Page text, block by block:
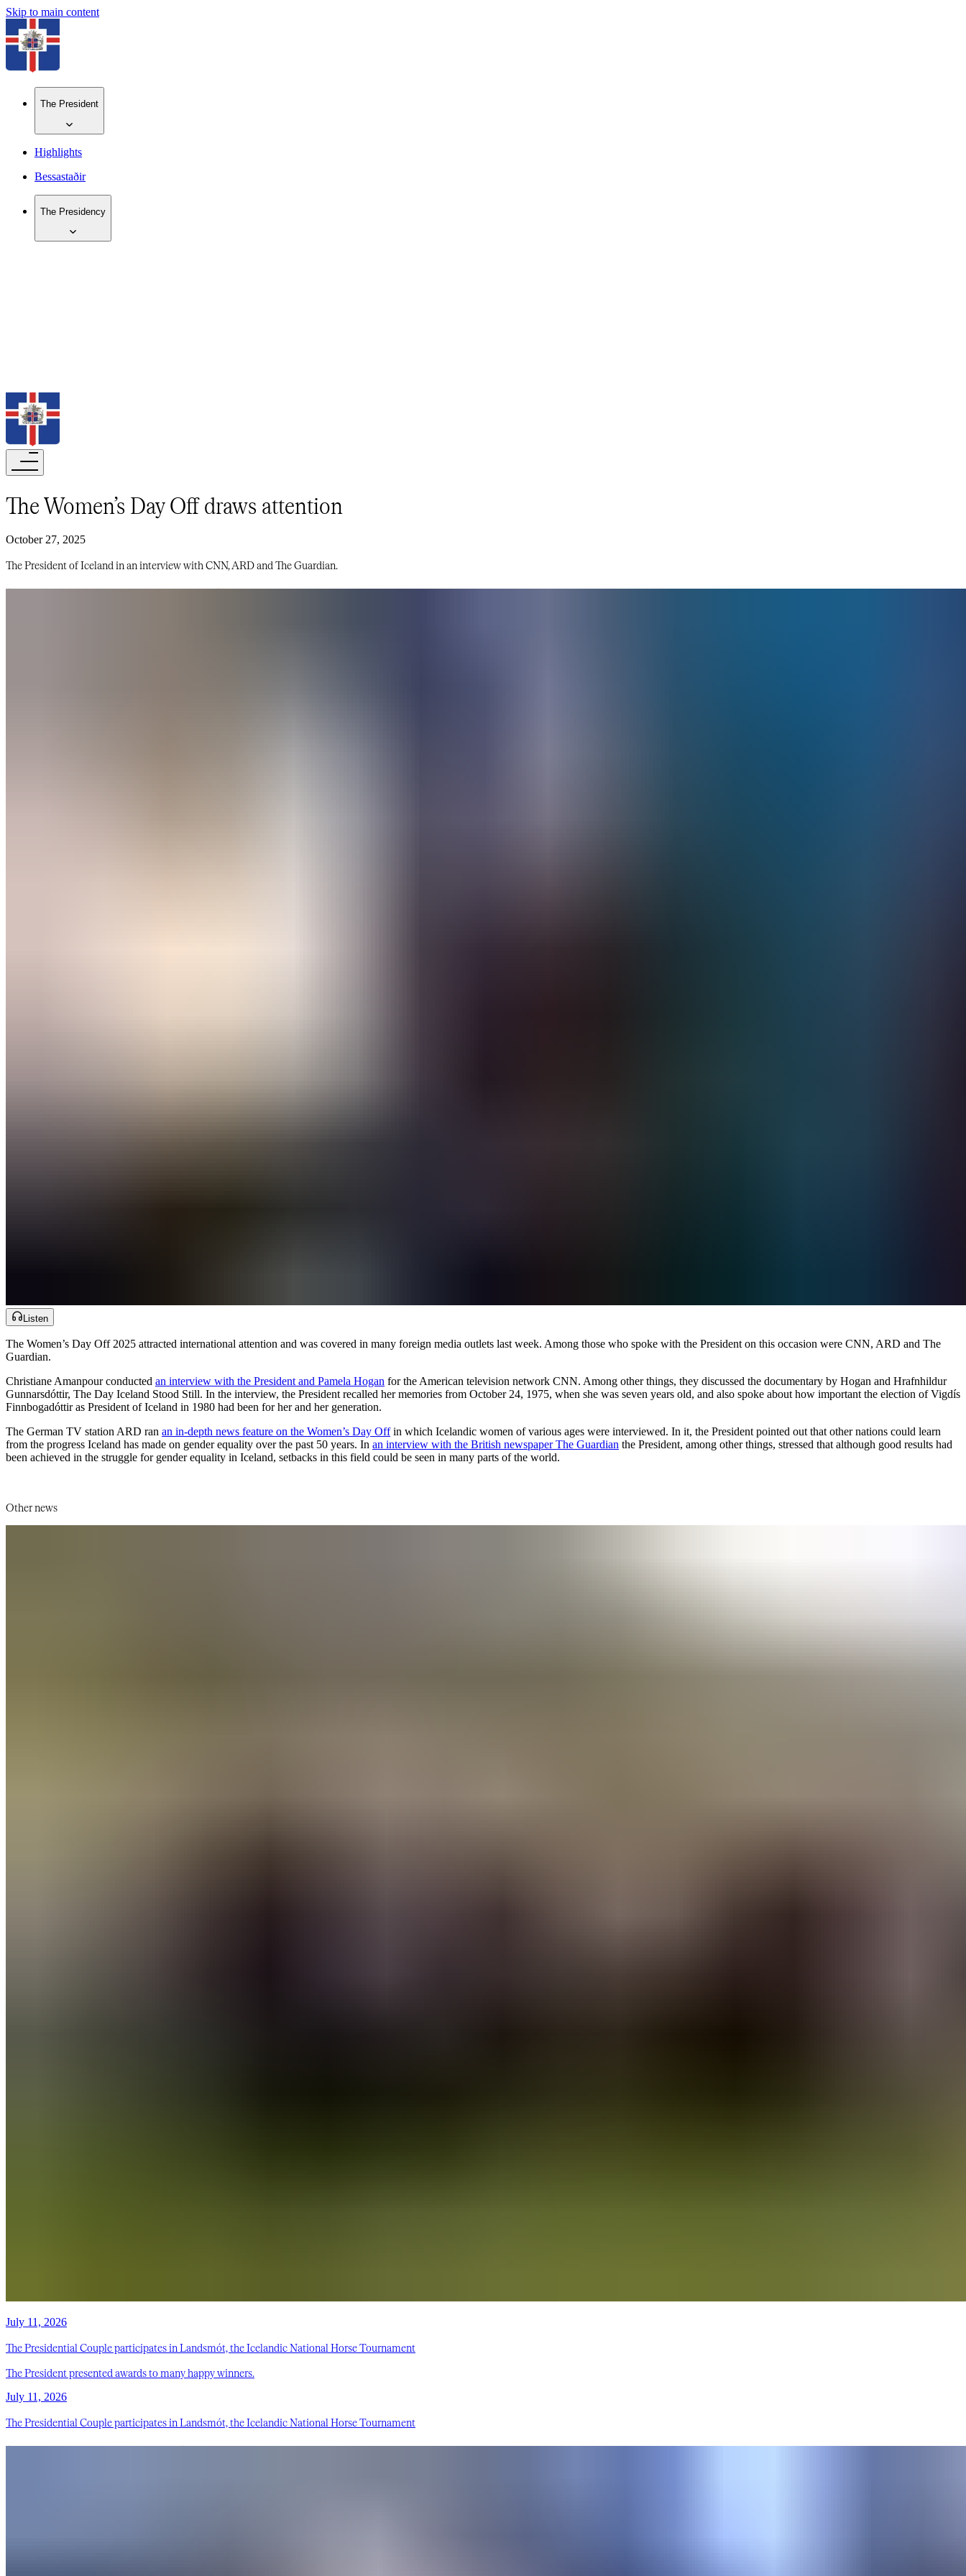
Skip to main content
The President
Highlights
Bessastaðir
The Presidency
The Women’s Day Off draws attention​​​​‌ ‍ ​‍​‍‌‍ ‌ ​‍‌‍‍‌‌‍‌ ‌‍‍‌‌‍ ‍​‍​‍​ ‍‍​‍​‍‌ ​ ‌‍​‌‌‍ ‍‌‍‍‌‌ ‌​‌ ‍‌​‍ ‍‌‍‍‌‌‍ ​‍​‍​‍ ​​‍​‍‌‍‍​‌ ​‍‌‍‌‌‌‍‌‍​‍​‍​ ‍‍​‍​‍‌‍‍​‌ ‌​‌ ‌​‌ ​​‌ ​ ​‍ ​‍ ‌‍‌‍‌‍ ‌ ​‍‌ ​ ‌‍‌‌‌ ‌​‌‍‍‌​‍ ‌‌‍‍‌‌ ​ ‌‍ ​‌‍​‌‌‍ ‍‌‍‌​‌ ​ ​‍ ‍‌ ‌‍‌‍‌‌‌ ​‍‌‍​ ‌‍‌‌‌‍ ​​‍ ‍‌‍​‌‌ ​​‌ ​​​‍ ‌ ​ ‌ ‌​‌ ‌‌‌‍‌​‌‍‍‌‌‍ ​‍ ‌‍‍‌‌‍ ‍‌ ‌​‌‍‌‌‌‍ ‍‌ ‌​​‍ ‌‍‌‌‌‍‌​‌‍‍‌‌ ‌​​‍ ‌‍ ‌‌‍ ‌‍‌​‌‍‌‌​ ‌‌ ​​‌ ​‍‌‍‌‌‌ ​ ‌‍‌‌‌‍ ‍‌ ‌​‌‍​‌‌ ‌​‌‍‍‌‌‍ ‌‍ ‍​ ‍ ‌‍‍‌‌‍‌​​ ‌‌‍​‍​ ‍‌‌‍‌​‌‍​‌‌‍​‍​ ​​​ ​​‌‍‌‌​‍ ‌​ ‍‌‌‍‌‍​ ​ ‌‍​‌​‍ ‌​ ‌​​ ‌ ​ ‍​​ ​​​‍ ‌‌‍​‍‌‍‌‌‌‍‌‍​ ​ ​‍ ‌‌‍​ ​ ​‍​ ‍‌‌‍​ ​ ‌‌​ ​ ‌‍‌‌​ ‌​‌‍​‌‌‍‌​‌‍‌‌​ ​​​ ‍ ‌ ‌​‌ ‍‌‌ ​​‌‍‌‌​ ‌‌‍ ‍‌‍‌‌‌ ‌ ‌ ​ ​ ‍ ‌ ​​‌‍​‌‌ ‌​‌‍‍​​ ‌‌ ‌​‌‍‍‌‌ ‌​‌‍ ​‌‍‌‌​ ‌‍​‍‌‍​‌‌ ​ ‌‍‌‌‌‌‌‌‌ ​‍‌‍ ​​ ‌‌‍‍​‌ ‌​‌ ‌​‌ ​​‌ ​ ​‍‌‌​ ​‍‌​‌‍​‍‌‌​ ​‍‌​‌‍‌‍‌‍‌‍ ‌ ​‍‌ ​ ‌‍‌‌‌ ‌​‌‍‍‌​‍ ‌‌‍‍‌‌ ​ ‌‍ ​‌‍​‌‌‍ ‍‌‍‌​‌ ​ ​‍ ‍‌ ‌‍‌‍‌‌‌ ​‍‌‍​ ‌‍‌‌‌‍ ​​‍ ‍‌‍​‌‌ ​​‌ ​​​‍‌‌​ ​‍‌​‌‍‌ ​ ‌ ‌​‌ ‌‌‌‍‌​‌‍‍‌‌‍ ​‍‌‍‌‍‍‌‌‍‌​​ ‌‌‍​‍​ ‍‌‌‍‌​‌‍​‌‌‍​‍​ ​​​ ​​‌‍‌‌​‍ ‌​ ‍‌‌‍‌‍​ ​ ‌‍​‌​‍ ‌​ ‌​​ ‌ ​ ‍​​ ​​​‍ ‌‌‍​‍‌‍‌‌‌‍‌‍​ ​ ​‍ ‌‌‍​ ​ ​‍​ ‍‌‌‍​ ​ ‌‌​ ​ ‌‍‌‌​ ‌​‌‍​‌‌‍‌​‌‍‌‌​ ​​​‍‌‍‌ ‌​‌ ‍‌‌ ​​‌‍‌‌​ ‌‌‍ ‍‌‍‌‌‌ ‌ ‌ ​ ​‍‌‍‌ ​​‌‍​‌‌ ‌​‌‍‍​​ ‌‌ ‌​‌‍‍‌‌ ‌​‌‍ ​‌‍‌‌​‍‌‍‌ ​​‌‍‌‌‌ ​‍‌ ​ ‌ ​​‌‍‌‌‌‍​ ‌ ‌​‌‍‍‌‌ ‌‍‌‍‌‌​ ‌‌ ​​‌ ‌‌‌‍​‍‌‍ ​‌‍‍‌‌ ​ ‌‍‍​‌‍‌‌‌‍‌​​‍​‍‌ ‌
October 27, 2025
The President of Iceland in an interview with CNN, ARD and The Guardian.​​​​‌ ‍ ​‍​‍‌‍ ‌ ​‍‌‍‍‌‌‍‌ ‌‍‍‌‌‍ ‍​‍​‍​ ‍‍​‍​‍‌ ​ ‌‍​‌‌‍ ‍‌‍‍‌‌ ‌​‌ ‍‌​‍ ‍‌‍‍‌‌‍ ​‍​‍​‍ ​​‍​‍‌‍‍​‌ ​‍‌‍‌‌‌‍‌‍​‍​‍​ ‍‍​‍​‍‌‍‍​‌ ‌​‌ ‌​‌ ​​‌ ​ ​‍ ​‍ ‌‍‌‍‌‍ ‌ ​‍‌ ​ ‌‍‌‌‌ ‌​‌‍‍‌​‍ ‌‌‍‍‌‌ ​ ‌‍ ​‌‍​‌‌‍ ‍‌‍‌​‌ ​ ​‍ ‍‌ ‌‍‌‍‌‌‌ ​‍‌‍​ ‌‍‌‌‌‍ ​​‍ ‍‌‍​‌‌ ​​‌ ​​​‍ ‌ ​ ‌ ‌​‌ ‌‌‌‍‌​‌‍‍‌‌‍ ​‍ ‌‍‍‌‌‍ ‍‌ ‌​‌‍‌‌‌‍ ‍‌ ‌​​‍ ‌‍‌‌‌‍‌​‌‍‍‌‌ ‌​​‍ ‌‍ ‌‌‍ ‌‍‌​‌‍‌‌​ ‌‌ ​​‌ ​‍‌‍‌‌‌ ​ ‌‍‌‌‌‍ ‍‌ ‌​‌‍​‌‌ ‌​‌‍‍‌‌‍ ‌‍ ‍​ ‍ ‌‍‍‌‌‍‌​​ ‌‌‍​‍​ ‍‌‌‍‌​‌‍​‌‌‍​‍​ ​​​ ​​‌‍‌‌​‍ ‌​ ‍‌‌‍‌‍​ ​ ‌‍​‌​‍ ‌​ ‌​​ ‌ ​ ‍​​ ​​​‍ ‌‌‍​‍‌‍‌‌‌‍‌‍​ ​ ​‍ ‌‌‍​ ​ ​‍​ ‍‌‌‍​ ​ ‌‌​ ​ ‌‍‌‌​ ‌​‌‍​‌‌‍‌​‌‍‌‌​ ​​​ ‍ ‌ ‌​‌ ‍‌‌ ​​‌‍‌‌​ ‌‌‍ ‍‌‍‌‌‌ ‌ ‌ ​ ​ ‍ ‌ ​​‌‍​‌‌ ‌​‌‍‍​​ ‌‌‍‌​‌‍‌‌‌ ​ ‌‍​ ‌ ​‍‌‍‍‌‌ ​​‌ ‌​‌‍‍‌‌‍ ‌‍ ‍​ ‌‍​‍‌‍​‌‌ ​ ‌‍‌‌‌‌‌‌‌ ​‍‌‍ ​​ ‌‌‍‍​‌ ‌​‌ ‌​‌ ​​‌ ​ ​‍‌‌​ ​‍‌​‌‍​‍‌‌​ ​‍‌​‌‍‌‍‌‍‌‍ ‌ ​‍‌ ​ ‌‍‌‌‌ ‌​‌‍‍‌​‍ ‌‌‍‍‌‌ ​ ‌‍ ​‌‍​‌‌‍ ‍‌‍‌​‌ ​ ​‍ ‍‌ ‌‍‌‍‌‌‌ ​‍‌‍​ ‌‍‌‌‌‍ ​​‍ ‍‌‍​‌‌ ​​‌ ​​​‍‌‌​ ​‍‌​‌‍‌ ​ ‌ ‌​‌ ‌‌‌‍‌​‌‍‍‌‌‍ ​‍‌‍‌‍‍‌‌‍‌​​ ‌‌‍​‍​ ‍‌‌‍‌​‌‍​‌‌‍​‍​ ​​​ ​​‌‍‌‌​‍ ‌​ ‍‌‌‍‌‍​ ​ ‌‍​‌​‍ ‌​ ‌​​ ‌ ​ ‍​​ ​​​‍ ‌‌‍​‍‌‍‌‌‌‍‌‍​ ​ ​‍ ‌‌‍​ ​ ​‍​ ‍‌‌‍​ ​ ‌‌​ ​ ‌‍‌‌​ ‌​‌‍​‌‌‍‌​‌‍‌‌​ ​​​‍‌‍‌ ‌​‌ ‍‌‌ ​​‌‍‌‌​ ‌‌‍ ‍‌‍‌‌‌ ‌ ‌ ​ ​‍‌‍‌ ​​‌‍​‌‌ ‌​‌‍‍​​ ‌‌‍‌​‌‍‌‌‌ ​ ‌‍​ ‌ ​‍‌‍‍‌‌ ​​‌ ‌​‌‍‍‌‌‍ ‌‍ ‍​‍‌‍‌ ​​‌‍‌‌‌ ​‍‌ ​ ‌ ​​‌‍‌‌‌‍​ ‌ ‌​‌‍‍‌‌ ‌‍‌‍‌‌​ ‌‌ ​​‌ ‌‌‌‍​‍‌‍ ​‌‍‍‌‌ ​ ‌‍‍​‌‍‌‌‌‍‌​​‍​‍‌ ‌
Listen
The Women’s Day Off 2025 attracted international attention and was covered in many foreign media outlets last week. Among those who spoke with the President on this occasion were CNN, ARD and The
Guardian.​​​​‌ ‍ ​‍​‍‌‍ ‌ ​‍‌‍‍‌‌‍‌ ‌‍‍‌‌‍ ‍​‍​‍​ ‍‍​‍​‍‌ ​ ‌‍​‌‌‍ ‍‌‍‍‌‌ ‌​‌ ‍‌​‍ ‍‌‍‍‌‌‍ ​‍​‍​‍ ​​‍​‍‌‍‍​‌ ​‍‌‍‌‌‌‍‌‍​‍​‍​ ‍‍​‍​‍‌‍‍​‌ ‌​‌ ‌​‌ ​​‌ ​ ​‍ ​‍ ‌‍‌‍‌‍ ‌ ​‍‌ ​ ‌‍‌‌‌ ‌​‌‍‍‌​‍ ‌‌‍‍‌‌ ​ ‌‍ ​‌‍​‌‌‍ ‍‌‍‌​‌ ​ ​‍ ‍‌ ‌‍‌‍‌‌‌ ​‍‌‍​ ‌‍‌‌‌‍ ​​‍ ‍‌‍​‌‌ ​​‌ ​​​‍ ‌ ​ ‌ ‌​‌ ‌‌‌‍‌​‌‍‍‌‌‍ ​‍ ‌‍‍‌‌‍ ‍‌ ‌​‌‍‌‌‌‍ ‍‌ ‌​​‍ ‌‍‌‌‌‍‌​‌‍‍‌‌ ‌​​‍ ‌‍ ‌‌‍ ‌‍‌​‌‍‌‌​ ‌‌ ​​‌ ​‍‌‍‌‌‌ ​ ‌‍‌‌‌‍ ‍‌ ‌​‌‍​‌‌ ‌​‌‍‍‌‌‍ ‌‍ ‍​ ‍ ‌‍‍‌‌‍‌​​ ‌‌‍​‍​ ‍‌‌‍‌​‌‍​‌‌‍​‍​ ​​​ ​​‌‍‌‌​‍ ‌​ ‍‌‌‍‌‍​ ​ ‌‍​‌​‍ ‌​ ‌​​ ‌ ​ ‍​​ ​​​‍ ‌‌‍​‍‌‍‌‌‌‍‌‍​ ​ ​‍ ‌‌‍​ ​ ​‍​ ‍‌‌‍​ ​ ‌‌​ ​ ‌‍‌‌​ ‌​‌‍​‌‌‍‌​‌‍‌‌​ ​​​ ‍ ‌ ‌​‌ ‍‌‌ ​​‌‍‌‌​ ‌‌‍ ‍‌‍‌‌‌ ‌ ‌ ​ ​ ‍ ‌ ​​‌‍​‌‌ ‌​‌‍‍​​ ‌‌ ​​‌‍​‌‌‍‌ ‌‍‌‌‌​​‍‌ ‌‌‌‍‍‌‌‍ ​‌‍‌​‌‍‌‌‌ ​‍​‍‌‌​ ‌‌‌​​‍‌‌ ‌‍‍ ‌‍‌‌‌ ‍‌​‍‌‌​ ​ ‌​‌​​‍‌‌​ ​ ‌​‌​​‍‌‌​ ​‍​ ​‍‌ ​‍‌‍‍‌‌‍​ ‌‍‍​‌ ‌​‌‍‌‌‌ ‍​‌ ‌​​‍ ‌‌ ‍‌​ ‌‌​ ​ ‌ ‌‌​ ‍‌‌‍‍‌​ ‌‍‌ ‍‍‌ ​‍​‍‌‌​ ​‍​ ​‍​‍‌‌​ ‌‌‌​‌​​‍ ‍‌‍​ ‌‍ ‌‍ ‍‌ ‌​‌‍‌‌‌‍ ‍‌ ‌​​‍‌‌​ ‌‌‌​​‍‌‌ ‌‍‍ ‌‍‌‌‌ ‍‌​‍‌‌​ ​ ‌​‌​​‍‌‌​ ​ ‌​‌​​‍‌‌​ ​‍​ ​‍‌‍​ ​ ‌‌‌‍‌‍​ ‍​​ ‌‍‌‍‌‌​ ‌ ​ ​‍​ ‌‍​ ‌ ‌‍​ ‌‍‌‍​‍‌‌​ ​‍​ ​‍​‍‌‌​ ‌‌‌​‌​​‍ ‍‌‍​ ‌‍‍​‌‍‍‌‌‍ ​‌‍‌​‌ ​‍‌‍‌‌‌‍ ‍​‍‌‌​ ‌‌‌​​‍‌‌ ‌‍‍ ‌‍‌‌‌ ‍‌​‍‌‌​ ​ ‌​‌​​‍‌‌​ ​ ‌​‌​​‍‌‌​ ​‍​ ​‍​ ‌ ​ ‌ ​ ​​​ ‌‌​ ‌‍​ ‍​​ ​​‌‍​‌​ ‌‍​ ‍‌​ ​‌​ ​ ​‍‌‌​ ​‍​ ​‍​‍‌‌​ ‌‌‌​‌​​‍ ‍‌ ‌​‌‍‌‌‌ ‍​‌ ‌​​ ‌‍​‍‌‍​‌‌ ​ ‌‍‌‌‌‌‌‌‌ ​‍‌‍ ​​ ‌‌‍‍​‌ ‌​‌ ‌​‌ ​​‌ ​ ​‍‌‌​ ​‍‌​‌‍​‍‌‌​ ​‍‌​‌‍‌‍‌‍‌‍ ‌ ​‍‌ ​ ‌‍‌‌‌ ‌​‌‍‍‌​‍ ‌‌‍‍‌‌ ​ ‌‍ ​‌‍​‌‌‍ ‍‌‍‌​‌ ​ ​‍ ‍‌ ‌‍‌‍‌‌‌ ​‍‌‍​ ‌‍‌‌‌‍ ​​‍ ‍‌‍​‌‌ ​​‌ ​​​‍‌‌​ ​‍‌​‌‍‌ ​ ‌ ‌​‌ ‌‌‌‍‌​‌‍‍‌‌‍ ​‍‌‍‌‍‍‌‌‍‌​​ ‌‌‍​‍​ ‍‌‌‍‌​‌‍​‌‌‍​‍​ ​​​ ​​‌‍‌‌​‍ ‌​ ‍‌‌‍‌‍​ ​ ‌‍​‌​‍ ‌​ ‌​​ ‌ ​ ‍​​ ​​​‍ ‌‌‍​‍‌‍‌‌‌‍‌‍​ ​ ​‍ ‌‌‍​ ​ ​‍​ ‍‌‌‍​ ​ ‌‌​ ​ ‌‍‌‌​ ‌​‌‍​‌‌‍‌​‌‍‌‌​ ​​​‍‌‍‌ ‌​‌ ‍‌‌ ​​‌‍‌‌​ ‌‌‍ ‍‌‍‌‌‌ ‌ ‌ ​ ​‍‌‍‌ ​​‌‍​‌‌ ‌​‌‍‍​​ ‌‌ ​​‌‍​‌‌‍‌ ‌‍‌‌‌​​‍‌ ‌‌‌‍‍‌‌‍ ​‌‍‌​‌‍‌‌‌ ​‍​‍‌‌​ ‌‌‌​​‍‌‌ ‌‍‍ ‌‍‌‌‌ ‍‌​‍‌‌​ ​ ‌​‌​​‍‌‌​ ​ ‌​‌​​‍‌‌​ ​‍​ ​‍‌ ​‍‌‍‍‌‌‍​ ‌‍‍​‌ ‌​‌‍‌‌‌ ‍​‌ ‌​​‍ ‌‌ ‍‌​ ‌‌​ ​ ‌ ‌‌​ ‍‌‌‍‍‌​ ‌‍‌ ‍‍‌ ​‍​‍‌‌​ ​‍​ ​‍​‍‌‌​ ‌‌‌​‌​​‍ ‍‌‍​ ‌‍ ‌‍ ‍‌ ‌​‌‍‌‌‌‍ ‍‌ ‌​​‍‌‌​ ‌‌‌​​‍‌‌ ‌‍‍ ‌‍‌‌‌ ‍‌​‍‌‌​ ​ ‌​‌​​‍‌‌​ ​ ‌​‌​​‍‌‌​ ​‍​ ​‍‌‍​ ​ ‌‌‌‍‌‍​ ‍​​ ‌‍‌‍‌‌​ ‌ ​ ​‍​ ‌‍​ ‌ ‌‍​ ‌‍‌‍​‍‌‌​ ​‍​ ​‍​‍‌‌​ ‌‌‌​‌​​‍ ‍‌‍​ ‌‍‍​‌‍‍‌‌‍ ​‌‍‌​‌ ​‍‌‍‌‌‌‍ ‍​‍‌‌​ ‌‌‌​​‍‌‌ ‌‍‍ ‌‍‌‌‌ ‍‌​‍‌‌​ ​ ‌​‌​​‍‌‌​ ​ ‌​‌​​‍‌‌​ ​‍​ ​‍​ ‌ ​ ‌ ​ ​​​ ‌‌​ ‌‍​ ‍​​ ​​‌‍​‌​ ‌‍​ ‍‌​ ​‌​ ​ ​‍‌‌​ ​‍​ ​‍​‍‌‌​ ‌‌‌​‌​​‍ ‍‌ ‌​‌‍‌‌‌ ‍​‌ ‌​​‍‌‍‌ ​​‌‍‌‌‌ ​‍‌ ​ ‌ ​​‌‍‌‌‌‍​ ‌ ‌​‌‍‍‌‌ ‌‍‌‍‌‌​ ‌‌ ​​‌ ‌‌‌‍​‍‌‍ ​‌‍‍‌‌ ​ ‌‍‍​‌‍‌‌‌‍‌​​‍​‍‌ ‌
Christiane Amanpour conducted ​​​​‌ ‍ ​‍​‍‌‍ ‌ ​‍‌‍‍‌‌‍‌ ‌‍‍‌‌‍ ‍​‍​‍​ ‍‍​‍​‍‌ ​ ‌‍​‌‌‍ ‍‌‍‍‌‌ ‌​‌ ‍‌​‍ ‍‌‍‍‌‌‍ ​‍​‍​‍ ​​‍​‍‌‍‍​‌ ​‍‌‍‌‌‌‍‌‍​‍​‍​ ‍‍​‍​‍‌‍‍​‌ ‌​‌ ‌​‌ ​​‌ ​ ​‍ ​‍ ‌‍‌‍‌‍ ‌ ​‍‌ ​ ‌‍‌‌‌ ‌​‌‍‍‌​‍ ‌‌‍‍‌‌ ​ ‌‍ ​‌‍​‌‌‍ ‍‌‍‌​‌ ​ ​‍ ‍‌ ‌‍‌‍‌‌‌ ​‍‌‍​ ‌‍‌‌‌‍ ​​‍ ‍‌‍​‌‌ ​​‌ ​​​‍ ‌ ​ ‌ ‌​‌ ‌‌‌‍‌​‌‍‍‌‌‍ ​‍ ‌‍‍‌‌‍ ‍‌ ‌​‌‍‌‌‌‍ ‍‌ ‌​​‍ ‌‍‌‌‌‍‌​‌‍‍‌‌ ‌​​‍ ‌‍ ‌‌‍ ‌‍‌​‌‍‌‌​ ‌‌ ​​‌ ​‍‌‍‌‌‌ ​ ‌‍‌‌‌‍ ‍‌ ‌​‌‍​‌‌ ‌​‌‍‍‌‌‍ ‌‍ ‍​ ‍ ‌‍‍‌‌‍‌​​ ‌‌‍​‍​ ‍‌‌‍‌​‌‍​‌‌‍​‍​ ​​​ ​​‌‍‌‌​‍ ‌​ ‍‌‌‍‌‍​ ​ ‌‍​‌​‍ ‌​ ‌​​ ‌ ​ ‍​​ ​​​‍ ‌‌‍​‍‌‍‌‌‌‍‌‍​ ​ ​‍ ‌‌‍​ ​ ​‍​ ‍‌‌‍​ ​ ‌‌​ ​ ‌‍‌‌​ ‌​‌‍​‌‌‍‌​‌‍‌‌​ ​​​ ‍ ‌ ‌​‌ ‍‌‌ ​​‌‍‌‌​ ‌‌‍ ‍‌‍‌‌‌ ‌ ‌ ​ ​ ‍ ‌ ​​‌‍​‌‌ ‌​‌‍‍​​ ‌‌ ​​‌‍​‌‌‍‌ ‌‍‌‌‌​​‍‌ ‌‌‌‍‍‌‌‍ ​‌‍‌​‌‍‌‌‌ ​‍​‍‌‌​ ‌‌‌​​‍‌‌ ‌‍‍ ‌‍‌‌‌ ‍‌​‍‌‌​ ​ ‌​‌​​‍‌‌​ ​ ‌​‌​​‍‌‌​ ​‍​ ​‍‌ ​‍‌‍‍‌‌‍​ ‌‍‍​‌ ‌​‌‍‌‌‌ ‍​‌ ‌​​‍ ‌‌ ‍‌​ ‌‌​ ​ ‌ ‌‌​ ‍‌‌‍‍‌​ ‌‍‌ ‍‍‌ ​‍​‍‌‌​ ​‍​ ​‍​‍‌‌​ ‌‌‌​‌​​‍ ‍‌‍​ ‌‍ ‌‍ ‍‌ ‌​‌‍‌‌‌‍ ‍‌ ‌​​‍‌‌​ ‌‌‌​​‍‌‌ ‌‍‍ ‌‍‌‌‌ ‍‌​‍‌‌​ ​ ‌​‌​​‍‌‌​ ​ ‌​‌​​‍‌‌​ ​‍​ ​‍‌‍‌​​ ​​‌‍‌‍​ ‌ ​ ‍​‌‍​‌‌‍‌‍‌‍‌‌‌‍​ ​ ​ ​ ​‍​ ​​​‍‌‌​ ​‍​ ​‍​‍‌‌​ ‌‌‌​‌​​‍ ‍‌‍​ ‌‍‍​‌‍‍‌‌‍ ​‌‍‌​‌ ​‍‌‍‌‌‌‍ ‍​‍‌‌​ ‌‌‌​​‍‌‌ ‌‍‍ ‌‍‌‌‌ ‍‌​‍‌‌​ ​ ‌​‌​​‍‌‌​ ​ ‌​‌​​‍‌‌​ ​‍​ ​‍​ ​‍​ ​ ‌‍‌​​ ​‌​ ​‌‌‍​ ‌‍​ ‌‍​‌​ ‌‍​ ‍​​ ‌‌​ ​ ​‍‌‌​ ​‍​ ​‍​‍‌‌​ ‌‌‌​‌​​‍ ‍‌ ‌​‌‍‌‌‌ ‍​‌ ‌​​ ‌‍​‍‌‍​‌‌ ​ ‌‍‌‌‌‌‌‌‌ ​‍‌‍ ​​ ‌‌‍‍​‌ ‌​‌ ‌​‌ ​​‌ ​ ​‍‌‌​ ​‍‌​‌‍​‍‌‌​ ​‍‌​‌‍‌‍‌‍‌‍ ‌ ​‍‌ ​ ‌‍‌‌‌ ‌​‌‍‍‌​‍ ‌‌‍‍‌‌ ​ ‌‍ ​‌‍​‌‌‍ ‍‌‍‌​‌ ​ ​‍ ‍‌ ‌‍‌‍‌‌‌ ​‍‌‍​ ‌‍‌‌‌‍ ​​‍ ‍‌‍​‌‌ ​​‌ ​​​‍‌‌​ ​‍‌​‌‍‌ ​ ‌ ‌​‌ ‌‌‌‍‌​‌‍‍‌‌‍ ​‍‌‍‌‍‍‌‌‍‌​​ ‌‌‍​‍​ ‍‌‌‍‌​‌‍​‌‌‍​‍​ ​​​ ​​‌‍‌‌​‍ ‌​ ‍‌‌‍‌‍​ ​ ‌‍​‌​‍ ‌​ ‌​​ ‌ ​ ‍​​ ​​​‍ ‌‌‍​‍‌‍‌‌‌‍‌‍​ ​ ​‍ ‌‌‍​ ​ ​‍​ ‍‌‌‍​ ​ ‌‌​ ​ ‌‍‌‌​ ‌​‌‍​‌‌‍‌​‌‍‌‌​ ​​​‍‌‍‌ ‌​‌ ‍‌‌ ​​‌‍‌‌​ ‌‌‍ ‍‌‍‌‌‌ ‌ ‌ ​ ​‍‌‍‌ ​​‌‍​‌‌ ‌​‌‍‍​​ ‌‌ ​​‌‍​‌‌‍‌ ‌‍‌‌‌​​‍‌ ‌‌‌‍‍‌‌‍ ​‌‍‌​‌‍‌‌‌ ​‍​‍‌‌​ ‌‌‌​​‍‌‌ ‌‍‍ ‌‍‌‌‌ ‍‌​‍‌‌​ ​ ‌​‌​​‍‌‌​ ​ ‌​‌​​‍‌‌​ ​‍​ ​‍‌ ​‍‌‍‍‌‌‍​ ‌‍‍​‌ ‌​‌‍‌‌‌ ‍​‌ ‌​​‍ ‌‌ ‍‌​ ‌‌​ ​ ‌ ‌‌​ ‍‌‌‍‍‌​ ‌‍‌ ‍‍‌ ​‍​‍‌‌​ ​‍​ ​‍​‍‌‌​ ‌‌‌​‌​​‍ ‍‌‍​ ‌‍ ‌‍ ‍‌ ‌​‌‍‌‌‌‍ ‍‌ ‌​​‍‌‌​ ‌‌‌​​‍‌‌ ‌‍‍ ‌‍‌‌‌ ‍‌​‍‌‌​ ​ ‌​‌​​‍‌‌​ ​ ‌​‌​​‍‌‌​ ​‍​ ​‍‌‍‌​​ ​​‌‍‌‍​ ‌ ​ ‍​‌‍​‌‌‍‌‍‌‍‌‌‌‍​ ​ ​ ​ ​‍​ ​​​‍‌‌​ ​‍​ ​‍​‍‌‌​ ‌‌‌​‌​​‍ ‍‌‍​ ‌‍‍​‌‍‍‌‌‍ ​‌‍‌​‌ ​‍‌‍‌‌‌‍ ‍​‍‌‌​ ‌‌‌​​‍‌‌ ‌‍‍ ‌‍‌‌‌ ‍‌​‍‌‌​ ​ ‌​‌​​‍‌‌​ ​ ‌​‌​​‍‌‌​ ​‍​ ​‍​ ​‍​ ​ ‌‍‌​​ ​‌​ ​‌‌‍​ ‌‍​ ‌‍​‌​ ‌‍​ ‍​​ ‌‌​ ​ ​‍‌‌​ ​‍​ ​‍​‍‌‌​ ‌‌‌​‌​​‍ ‍‌ ‌​‌‍‌‌‌ ‍​‌ ‌​​‍‌‍‌ ​​‌‍‌‌‌ ​‍‌ ​ ‌ ​​‌‍‌‌‌‍​ ‌ ‌​‌‍‍‌‌ ‌‍‌‍‌‌​ ‌‌ ​​‌ ‌‌‌‍​‍‌‍ ​‌‍‍‌‌ ​ ‌‍‍​‌‍‌‌‌‍‌​​‍​‍‌ ‌ an interview with the President and Pamela Hogan​​​​‌ ‍ ​‍​‍‌‍ ‌ ​‍‌‍‍‌‌‍‌ ‌‍‍‌‌‍ ‍​‍​‍​ ‍‍​‍​‍‌ ​ ‌‍​‌‌‍ ‍‌‍‍‌‌ ‌​‌ ‍‌​‍ ‍‌‍‍‌‌‍ ​‍​‍​‍ ​​‍​‍‌‍‍​‌ ​‍‌‍‌‌‌‍‌‍​‍​‍​ ‍‍​‍​‍‌‍‍​‌ ‌​‌ ‌​‌ ​​‌ ​ ​‍ ​‍ ‌‍‌‍‌‍ ‌ ​‍‌ ​ ‌‍‌‌‌ ‌​‌‍‍‌​‍ ‌‌‍‍‌‌ ​ ‌‍ ​‌‍​‌‌‍ ‍‌‍‌​‌ ​ ​‍ ‍‌ ‌‍‌‍‌‌‌ ​‍‌‍​ ‌‍‌‌‌‍ ​​‍ ‍‌‍​‌‌ ​​‌ ​​​‍ ‌ ​ ‌ ‌​‌ ‌‌‌‍‌​‌‍‍‌‌‍ ​‍ ‌‍‍‌‌‍ ‍‌ ‌​‌‍‌‌‌‍ ‍‌ ‌​​‍ ‌‍‌‌‌‍‌​‌‍‍‌‌ ‌​​‍ ‌‍ ‌‌‍ ‌‍‌​‌‍‌‌​ ‌‌ ​​‌ ​‍‌‍‌‌‌ ​ ‌‍‌‌‌‍ ‍‌ ‌​‌‍​‌‌ ‌​‌‍‍‌‌‍ ‌‍ ‍​ ‍ ‌‍‍‌‌‍‌​​ ‌‌‍​‍​ ‍‌‌‍‌​‌‍​‌‌‍​‍​ ​​​ ​​‌‍‌‌​‍ ‌​ ‍‌‌‍‌‍​ ​ ‌‍​‌​‍ ‌​ ‌​​ ‌ ​ ‍​​ ​​​‍ ‌‌‍​‍‌‍‌‌‌‍‌‍​ ​ ​‍ ‌‌‍​ ​ ​‍​ ‍‌‌‍​ ​ ‌‌​ ​ ‌‍‌‌​ ‌​‌‍​‌‌‍‌​‌‍‌‌​ ​​​ ‍ ‌ ‌​‌ ‍‌‌ ​​‌‍‌‌​ ‌‌‍ ‍‌‍‌‌‌ ‌ ‌ ​ ​ ‍ ‌ ​​‌‍​‌‌ ‌​‌‍‍​​ ‌‌ ​​‌‍​‌‌‍‌ ‌‍‌‌‌​​‍‌ ‌‌‌‍‍‌‌‍ ​‌‍‌​‌‍‌‌‌ ​‍​‍‌‌​ ‌‌‌​​‍‌‌ ‌‍‍ ‌‍‌‌‌ ‍‌​‍‌‌​ ​ ‌​‌​​‍‌‌​ ​ ‌​‌​​‍‌‌​ ​‍​ ​‍‌ ​‍‌‍‍‌‌‍​ ‌‍‍​‌ ‌​‌‍‌‌‌ ‍​‌ ‌​​‍ ‌‌ ‍‌​ ‌‌​ ​ ‌ ‌‌​ ‍‌‌‍‍‌​ ‌‍‌ ‍‍‌ ​‍​‍‌‌​ ​‍​ ​‍​‍‌‌​ ‌‌‌​‌​​‍ ‍‌‍​ ‌‍ ‌‍ ‍‌ ‌​‌‍‌‌‌‍ ‍‌ ‌​​‍‌‌​ ‌‌‌​​‍‌‌ ‌‍‍ ‌‍‌‌‌ ‍‌​‍‌‌​ ​ ‌​‌​​‍‌‌​ ​ ‌​‌​​‍‌‌​ ​‍​ ​‍‌‍‌​​ ​​‌‍‌‍​ ‌ ​ ‍​‌‍​‌‌‍‌‍‌‍‌‌‌‍​ ​ ​ ​ ​‍​ ​​​‍‌‌​ ​‍​ ​‍​‍‌‌​ ‌‌‌​‌​​‍ ‍‌‍​ ‌‍‍​‌‍‍‌‌‍ ​‌‍‌​‌ ​‍‌‍‌‌‌‍ ‍​‍‌‌​ ‌‌‌​​‍‌‌ ‌‍‍ ‌‍‌‌‌ ‍‌​‍‌‌​ ​ ‌​‌​​‍‌‌​ ​ ‌​‌​​‍‌‌​ ​‍​ ​‍​ ‍‌‌‍​‍​ ​​​ ‌ ​ ‌​​ ‌‌​ ​ ‌‍​ ​ ‌ ​ ‌ ​ ‍‌​ ‍‌​‍‌‌​ ​‍​ ​‍​‍‌‌​ ‌‌‌​‌​​‍ ‍‌ ‌​‌‍‌‌‌ ‍​‌ ‌​​ ‌‍​‍‌‍​‌‌ ​ ‌‍‌‌‌‌‌‌‌ ​‍‌‍ ​​ ‌‌‍‍​‌ ‌​‌ ‌​‌ ​​‌ ​ ​‍‌‌​ ​‍‌​‌‍​‍‌‌​ ​‍‌​‌‍‌‍‌‍‌‍ ‌ ​‍‌ ​ ‌‍‌‌‌ ‌​‌‍‍‌​‍ ‌‌‍‍‌‌ ​ ‌‍ ​‌‍​‌‌‍ ‍‌‍‌​‌ ​ ​‍ ‍‌ ‌‍‌‍‌‌‌ ​‍‌‍​ ‌‍‌‌‌‍ ​​‍ ‍‌‍​‌‌ ​​‌ ​​​‍‌‌​ ​‍‌​‌‍‌ ​ ‌ ‌​‌ ‌‌‌‍‌​‌‍‍‌‌‍ ​‍‌‍‌‍‍‌‌‍‌​​ ‌‌‍​‍​ ‍‌‌‍‌​‌‍​‌‌‍​‍​ ​​​ ​​‌‍‌‌​‍ ‌​ ‍‌‌‍‌‍​ ​ ‌‍​‌​‍ ‌​ ‌​​ ‌ ​ ‍​​ ​​​‍ ‌‌‍​‍‌‍‌‌‌‍‌‍​ ​ ​‍ ‌‌‍​ ​ ​‍​ ‍‌‌‍​ ​ ‌‌​ ​ ‌‍‌‌​ ‌​‌‍​‌‌‍‌​‌‍‌‌​ ​​​‍‌‍‌ ‌​‌ ‍‌‌ ​​‌‍‌‌​ ‌‌‍ ‍‌‍‌‌‌ ‌ ‌ ​ ​‍‌‍‌ ​​‌‍​‌‌ ‌​‌‍‍​​ ‌‌ ​​‌‍​‌‌‍‌ ‌‍‌‌‌​​‍‌ ‌‌‌‍‍‌‌‍ ​‌‍‌​‌‍‌‌‌ ​‍​‍‌‌​ ‌‌‌​​‍‌‌ ‌‍‍ ‌‍‌‌‌ ‍‌​‍‌‌​ ​ ‌​‌​​‍‌‌​ ​ ‌​‌​​‍‌‌​ ​‍​ ​‍‌ ​‍‌‍‍‌‌‍​ ‌‍‍​‌ ‌​‌‍‌‌‌ ‍​‌ ‌​​‍ ‌‌ ‍‌​ ‌‌​ ​ ‌ ‌‌​ ‍‌‌‍‍‌​ ‌‍‌ ‍‍‌ ​‍​‍‌‌​ ​‍​ ​‍​‍‌‌​ ‌‌‌​‌​​‍ ‍‌‍​ ‌‍ ‌‍ ‍‌ ‌​‌‍‌‌‌‍ ‍‌ ‌​​‍‌‌​ ‌‌‌​​‍‌‌ ‌‍‍ ‌‍‌‌‌ ‍‌​‍‌‌​ ​ ‌​‌​​‍‌‌​ ​ ‌​‌​​‍‌‌​ ​‍​ ​‍‌‍‌​​ ​​‌‍‌‍​ ‌ ​ ‍​‌‍​‌‌‍‌‍‌‍‌‌‌‍​ ​ ​ ​ ​‍​ ​​​‍‌‌​ ​‍​ ​‍​‍‌‌​ ‌‌‌​‌​​‍ ‍‌‍​ ‌‍‍​‌‍‍‌‌‍ ​‌‍‌​‌ ​‍‌‍‌‌‌‍ ‍​‍‌‌​ ‌‌‌​​‍‌‌ ‌‍‍ ‌‍‌‌‌ ‍‌​‍‌‌​ ​ ‌​‌​​‍‌‌​ ​ ‌​‌​​‍‌‌​ ​‍​ ​‍​ ‍‌‌‍​‍​ ​​​ ‌ ​ ‌​​ ‌‌​ ​ ‌‍​ ​ ‌ ​ ‌ ​ ‍‌​ ‍‌​‍‌‌​ ​‍​ ​‍​‍‌‌​ ‌‌‌​‌​​‍ ‍‌ ‌​‌‍‌‌‌ ‍​‌ ‌​​‍‌‍‌ ​​‌‍‌‌‌ ​‍‌ ​ ‌ ​​‌‍‌‌‌‍​ ‌ ‌​‌‍‍‌‌ ‌‍‌‍‌‌​ ‌‌ ​​‌ ‌‌‌‍​‍‌‍ ​‌‍‍‌‌ ​ ‌‍‍​‌‍‌‌‌‍‌​​‍​‍‌ ‌ for the American television network CNN. Among other things, they discussed the documentary by Hogan and Hrafnhildur
Gunnarsdóttir, The Day Iceland Stood Still. In the interview, the President recalled her memories from October 24, 1975, when she was seven years old, and also spoke about how important the election of Vigdís
Finnbogadóttir as President of Iceland in 1980 had been for her and her generation.​​​​‌ ‍ ​‍​‍‌‍ ‌ ​‍‌‍‍‌‌‍‌ ‌‍‍‌‌‍ ‍​‍​‍​ ‍‍​‍​‍‌ ​ ‌‍​‌‌‍ ‍‌‍‍‌‌ ‌​‌ ‍‌​‍ ‍‌‍‍‌‌‍ ​‍​‍​‍ ​​‍​‍‌‍‍​‌ ​‍‌‍‌‌‌‍‌‍​‍​‍​ ‍‍​‍​‍‌‍‍​‌ ‌​‌ ‌​‌ ​​‌ ​ ​‍ ​‍ ‌‍‌‍‌‍ ‌ ​‍‌ ​ ‌‍‌‌‌ ‌​‌‍‍‌​‍ ‌‌‍‍‌‌ ​ ‌‍ ​‌‍​‌‌‍ ‍‌‍‌​‌ ​ ​‍ ‍‌ ‌‍‌‍‌‌‌ ​‍‌‍​ ‌‍‌‌‌‍ ​​‍ ‍‌‍​‌‌ ​​‌ ​​​‍ ‌ ​ ‌ ‌​‌ ‌‌‌‍‌​‌‍‍‌‌‍ ​‍ ‌‍‍‌‌‍ ‍‌ ‌​‌‍‌‌‌‍ ‍‌ ‌​​‍ ‌‍‌‌‌‍‌​‌‍‍‌‌ ‌​​‍ ‌‍ ‌‌‍ ‌‍‌​‌‍‌‌​ ‌‌ ​​‌ ​‍‌‍‌‌‌ ​ ‌‍‌‌‌‍ ‍‌ ‌​‌‍​‌‌ ‌​‌‍‍‌‌‍ ‌‍ ‍​ ‍ ‌‍‍‌‌‍‌​​ ‌‌‍​‍​ ‍‌‌‍‌​‌‍​‌‌‍​‍​ ​​​ ​​‌‍‌‌​‍ ‌​ ‍‌‌‍‌‍​ ​ ‌‍​‌​‍ ‌​ ‌​​ ‌ ​ ‍​​ ​​​‍ ‌‌‍​‍‌‍‌‌‌‍‌‍​ ​ ​‍ ‌‌‍​ ​ ​‍​ ‍‌‌‍​ ​ ‌‌​ ​ ‌‍‌‌​ ‌​‌‍​‌‌‍‌​‌‍‌‌​ ​​​ ‍ ‌ ‌​‌ ‍‌‌ ​​‌‍‌‌​ ‌‌‍ ‍‌‍‌‌‌ ‌ ‌ ​ ​ ‍ ‌ ​​‌‍​‌‌ ‌​‌‍‍​​ ‌‌ ​​‌‍​‌‌‍‌ ‌‍‌‌‌​​‍‌ ‌‌‌‍‍‌‌‍ ​‌‍‌​‌‍‌‌‌ ​‍​‍‌‌​ ‌‌‌​​‍‌‌ ‌‍‍ ‌‍‌‌‌ ‍‌​‍‌‌​ ​ ‌​‌​​‍‌‌​ ​ ‌​‌​​‍‌‌​ ​‍​ ​‍‌ ​‍‌‍‍‌‌‍​ ‌‍‍​‌ ‌​‌‍‌‌‌ ‍​‌ ‌​​‍ ‌‌ ‍‌​ ‌‌​ ​ ‌ ‌‌​ ‍‌‌‍‍‌​ ‌‍‌ ‍‍‌ ​‍​‍‌‌​ ​‍​ ​‍​‍‌‌​ ‌‌‌​‌​​‍ ‍‌‍​ ‌‍ ‌‍ ‍‌ ‌​‌‍‌‌‌‍ ‍‌ ‌​​‍‌‌​ ‌‌‌​​‍‌‌ ‌‍‍ ‌‍‌‌‌ ‍‌​‍‌‌​ ​ ‌​‌​​‍‌‌​ ​ ‌​‌​​‍‌‌​ ​‍​ ​‍‌‍‌​​ ​​‌‍‌‍​ ‌ ​ ‍​‌‍​‌‌‍‌‍‌‍‌‌‌‍​ ​ ​ ​ ​‍​ ​​​‍‌‌​ ​‍​ ​‍​‍‌‌​ ‌‌‌​‌​​‍ ‍‌‍​ ‌‍‍​‌‍‍‌‌‍ ​‌‍‌​‌ ​‍‌‍‌‌‌‍ ‍​‍‌‌​ ‌‌‌​​‍‌‌ ‌‍‍ ‌‍‌‌‌ ‍‌​‍‌‌​ ​ ‌​‌​​‍‌‌​ ​ ‌​‌​​‍‌‌​ ​‍​ ​‍‌‍‌‌​ ​‌​ ​​​ ​‌​ ‌‍​ ‌​​ ​‍‌‍‌‌‌‍​ ‌‍‌‌​ ‌​‌‍‌‌​‍‌‌​ ​‍​ ​‍​‍‌‌​ ‌‌‌​‌​​‍ ‍‌ ‌​‌‍‌‌‌ ‍​‌ ‌​​ ‌‍​‍‌‍​‌‌ ​ ‌‍‌‌‌‌‌‌‌ ​‍‌‍ ​​ ‌‌‍‍​‌ ‌​‌ ‌​‌ ​​‌ ​ ​‍‌‌​ ​‍‌​‌‍​‍‌‌​ ​‍‌​‌‍‌‍‌‍‌‍ ‌ ​‍‌ ​ ‌‍‌‌‌ ‌​‌‍‍‌​‍ ‌‌‍‍‌‌ ​ ‌‍ ​‌‍​‌‌‍ ‍‌‍‌​‌ ​ ​‍ ‍‌ ‌‍‌‍‌‌‌ ​‍‌‍​ ‌‍‌‌‌‍ ​​‍ ‍‌‍​‌‌ ​​‌ ​​​‍‌‌​ ​‍‌​‌‍‌ ​ ‌ ‌​‌ ‌‌‌‍‌​‌‍‍‌‌‍ ​‍‌‍‌‍‍‌‌‍‌​​ ‌‌‍​‍​ ‍‌‌‍‌​‌‍​‌‌‍​‍​ ​​​ ​​‌‍‌‌​‍ ‌​ ‍‌‌‍‌‍​ ​ ‌‍​‌​‍ ‌​ ‌​​ ‌ ​ ‍​​ ​​​‍ ‌‌‍​‍‌‍‌‌‌‍‌‍​ ​ ​‍ ‌‌‍​ ​ ​‍​ ‍‌‌‍​ ​ ‌‌​ ​ ‌‍‌‌​ ‌​‌‍​‌‌‍‌​‌‍‌‌​ ​​​‍‌‍‌ ‌​‌ ‍‌‌ ​​‌‍‌‌​ ‌‌‍ ‍‌‍‌‌‌ ‌ ‌ ​ ​‍‌‍‌ ​​‌‍​‌‌ ‌​‌‍‍​​ ‌‌ ​​‌‍​‌‌‍‌ ‌‍‌‌‌​​‍‌ ‌‌‌‍‍‌‌‍ ​‌‍‌​‌‍‌‌‌ ​‍​‍‌‌​ ‌‌‌​​‍‌‌ ‌‍‍ ‌‍‌‌‌ ‍‌​‍‌‌​ ​ ‌​‌​​‍‌‌​ ​ ‌​‌​​‍‌‌​ ​‍​ ​‍‌ ​‍‌‍‍‌‌‍​ ‌‍‍​‌ ‌​‌‍‌‌‌ ‍​‌ ‌​​‍ ‌‌ ‍‌​ ‌‌​ ​ ‌ ‌‌​ ‍‌‌‍‍‌​ ‌‍‌ ‍‍‌ ​‍​‍‌‌​ ​‍​ ​‍​‍‌‌​ ‌‌‌​‌​​‍ ‍‌‍​ ‌‍ ‌‍ ‍‌ ‌​‌‍‌‌‌‍ ‍‌ ‌​​‍‌‌​ ‌‌‌​​‍‌‌ ‌‍‍ ‌‍‌‌‌ ‍‌​‍‌‌​ ​ ‌​‌​​‍‌‌​ ​ ‌​‌​​‍‌‌​ ​‍​ ​‍‌‍‌​​ ​​‌‍‌‍​ ‌ ​ ‍​‌‍​‌‌‍‌‍‌‍‌‌‌‍​ ​ ​ ​ ​‍​ ​​​‍‌‌​ ​‍​ ​‍​‍‌‌​ ‌‌‌​‌​​‍ ‍‌‍​ ‌‍‍​‌‍‍‌‌‍ ​‌‍‌​‌ ​‍‌‍‌‌‌‍ ‍​‍‌‌​ ‌‌‌​​‍‌‌ ‌‍‍ ‌‍‌‌‌ ‍‌​‍‌‌​ ​ ‌​‌​​‍‌‌​ ​ ‌​‌​​‍‌‌​ ​‍​ ​‍‌‍‌‌​ ​‌​ ​​​ ​‌​ ‌‍​ ‌​​ ​‍‌‍‌‌‌‍​ ‌‍‌‌​ ‌​‌‍‌‌​‍‌‌​ ​‍​ ​‍​‍‌‌​ ‌‌‌​‌​​‍ ‍‌ ‌​‌‍‌‌‌ ‍​‌ ‌​​‍‌‍‌ ​​‌‍‌‌‌ ​‍‌ ​ ‌ ​​‌‍‌‌‌‍​ ‌ ‌​‌‍‍‌‌ ‌‍‌‍‌‌​ ‌‌ ​​‌ ‌‌‌‍​‍‌‍ ​‌‍‍‌‌ ​ ‌‍‍​‌‍‌‌‌‍‌​​‍​‍‌ ‌
The German TV station ARD ran ​​​​‌ ‍ ​‍​‍‌‍ ‌ ​‍‌‍‍‌‌‍‌ ‌‍‍‌‌‍ ‍​‍​‍​ ‍‍​‍​‍‌ ​ ‌‍​‌‌‍ ‍‌‍‍‌‌ ‌​‌ ‍‌​‍ ‍‌‍‍‌‌‍ ​‍​‍​‍ ​​‍​‍‌‍‍​‌ ​‍‌‍‌‌‌‍‌‍​‍​‍​ ‍‍​‍​‍‌‍‍​‌ ‌​‌ ‌​‌ ​​‌ ​ ​‍ ​‍ ‌‍‌‍‌‍ ‌ ​‍‌ ​ ‌‍‌‌‌ ‌​‌‍‍‌​‍ ‌‌‍‍‌‌ ​ ‌‍ ​‌‍​‌‌‍ ‍‌‍‌​‌ ​ ​‍ ‍‌ ‌‍‌‍‌‌‌ ​‍‌‍​ ‌‍‌‌‌‍ ​​‍ ‍‌‍​‌‌ ​​‌ ​​​‍ ‌ ​ ‌ ‌​‌ ‌‌‌‍‌​‌‍‍‌‌‍ ​‍ ‌‍‍‌‌‍ ‍‌ ‌​‌‍‌‌‌‍ ‍‌ ‌​​‍ ‌‍‌‌‌‍‌​‌‍‍‌‌ ‌​​‍ ‌‍ ‌‌‍ ‌‍‌​‌‍‌‌​ ‌‌ ​​‌ ​‍‌‍‌‌‌ ​ ‌‍‌‌‌‍ ‍‌ ‌​‌‍​‌‌ ‌​‌‍‍‌‌‍ ‌‍ ‍​ ‍ ‌‍‍‌‌‍‌​​ ‌‌‍​‍​ ‍‌‌‍‌​‌‍​‌‌‍​‍​ ​​​ ​​‌‍‌‌​‍ ‌​ ‍‌‌‍‌‍​ ​ ‌‍​‌​‍ ‌​ ‌​​ ‌ ​ ‍​​ ​​​‍ ‌‌‍​‍‌‍‌‌‌‍‌‍​ ​ ​‍ ‌‌‍​ ​ ​‍​ ‍‌‌‍​ ​ ‌‌​ ​ ‌‍‌‌​ ‌​‌‍​‌‌‍‌​‌‍‌‌​ ​​​ ‍ ‌ ‌​‌ ‍‌‌ ​​‌‍‌‌​ ‌‌‍ ‍‌‍‌‌‌ ‌ ‌ ​ ​ ‍ ‌ ​​‌‍​‌‌ ‌​‌‍‍​​ ‌‌ ​​‌‍​‌‌‍‌ ‌‍‌‌‌​​‍‌ ‌‌‌‍‍‌‌‍ ​‌‍‌​‌‍‌‌‌ ​‍​‍‌‌​ ‌‌‌​​‍‌‌ ‌‍‍ ‌‍‌‌‌ ‍‌​‍‌‌​ ​ ‌​‌​​‍‌‌​ ​ ‌​‌​​‍‌‌​ ​‍​ ​‍‌ ​‍‌‍‍‌‌‍​ ‌‍‍​‌ ‌​‌‍‌‌‌ ‍​‌ ‌​​‍ ‌‌ ‍‌​ ‌‌​ ​ ‌ ‌‌​ ‍‌‌‍‍‌​ ‌‍‌ ‍‍‌ ​‍​‍‌‌​ ​‍​ ​‍​‍‌‌​ ‌‌‌​‌​​‍ ‍‌‍​ ‌‍ ‌‍ ‍‌ ‌​‌‍‌‌‌‍ ‍‌ ‌​​‍‌‌​ ‌‌‌​​‍‌‌ ‌‍‍ ‌‍‌‌‌ ‍‌​‍‌‌​ ​ ‌​‌​​‍‌‌​ ​ ‌​‌​​‍‌‌​ ​‍​ ​‍​ ‍‌​ ‌‌​ ‍​​ ​‌‌‍​ ‌‍​‌​ ​​​ ‍​​ ‌ ​ ‌‌‌‍‌‌​ ‌‍​‍‌‌​ ​‍​ ​‍​‍‌‌​ ‌‌‌​‌​​‍ ‍‌‍​ ‌‍‍​‌‍‍‌‌‍ ​‌‍‌​‌ ​‍‌‍‌‌‌‍ ‍​‍‌‌​ ‌‌‌​​‍‌‌ ‌‍‍ ‌‍‌‌‌ ‍‌​‍‌‌​ ​ ‌​‌​​‍‌‌​ ​ ‌​‌​​‍‌‌​ ​‍​ ​‍​ ‌‌​ ‍‌​ ‌‌​ ‌​‌‍‌​‌‍​‌​ ‌ ​ ‌ ​ ‌​​ ‌‌‌‍‌‍​ ​ ​‍‌‌​ ​‍​ ​‍​‍‌‌​ ‌‌‌​‌​​‍ ‍‌ ‌​‌‍‌‌‌ ‍​‌ ‌​​ ‌‍​‍‌‍​‌‌ ​ ‌‍‌‌‌‌‌‌‌ ​‍‌‍ ​​ ‌‌‍‍​‌ ‌​‌ ‌​‌ ​​‌ ​ ​‍‌‌​ ​‍‌​‌‍​‍‌‌​ ​‍‌​‌‍‌‍‌‍‌‍ ‌ ​‍‌ ​ ‌‍‌‌‌ ‌​‌‍‍‌​‍ ‌‌‍‍‌‌ ​ ‌‍ ​‌‍​‌‌‍ ‍‌‍‌​‌ ​ ​‍ ‍‌ ‌‍‌‍‌‌‌ ​‍‌‍​ ‌‍‌‌‌‍ ​​‍ ‍‌‍​‌‌ ​​‌ ​​​‍‌‌​ ​‍‌​‌‍‌ ​ ‌ ‌​‌ ‌‌‌‍‌​‌‍‍‌‌‍ ​‍‌‍‌‍‍‌‌‍‌​​ ‌‌‍​‍​ ‍‌‌‍‌​‌‍​‌‌‍​‍​ ​​​ ​​‌‍‌‌​‍ ‌​ ‍‌‌‍‌‍​ ​ ‌‍​‌​‍ ‌​ ‌​​ ‌ ​ ‍​​ ​​​‍ ‌‌‍​‍‌‍‌‌‌‍‌‍​ ​ ​‍ ‌‌‍​ ​ ​‍​ ‍‌‌‍​ ​ ‌‌​ ​ ‌‍‌‌​ ‌​‌‍​‌‌‍‌​‌‍‌‌​ ​​​‍‌‍‌ ‌​‌ ‍‌‌ ​​‌‍‌‌​ ‌‌‍ ‍‌‍‌‌‌ ‌ ‌ ​ ​‍‌‍‌ ​​‌‍​‌‌ ‌​‌‍‍​​ ‌‌ ​​‌‍​‌‌‍‌ ‌‍‌‌‌​​‍‌ ‌‌‌‍‍‌‌‍ ​‌‍‌​‌‍‌‌‌ ​‍​‍‌‌​ ‌‌‌​​‍‌‌ ‌‍‍ ‌‍‌‌‌ ‍‌​‍‌‌​ ​ ‌​‌​​‍‌‌​ ​ ‌​‌​​‍‌‌​ ​‍​ ​‍‌ ​‍‌‍‍‌‌‍​ ‌‍‍​‌ ‌​‌‍‌‌‌ ‍​‌ ‌​​‍ ‌‌ ‍‌​ ‌‌​ ​ ‌ ‌‌​ ‍‌‌‍‍‌​ ‌‍‌ ‍‍‌ ​‍​‍‌‌​ ​‍​ ​‍​‍‌‌​ ‌‌‌​‌​​‍ ‍‌‍​ ‌‍ ‌‍ ‍‌ ‌​‌‍‌‌‌‍ ‍‌ ‌​​‍‌‌​ ‌‌‌​​‍‌‌ ‌‍‍ ‌‍‌‌‌ ‍‌​‍‌‌​ ​ ‌​‌​​‍‌‌​ ​ ‌​‌​​‍‌‌​ ​‍​ ​‍​ ‍‌​ ‌‌​ ‍​​ ​‌‌‍​ ‌‍​‌​ ​​​ ‍​​ ‌ ​ ‌‌‌‍‌‌​ ‌‍​‍‌‌​ ​‍​ ​‍​‍‌‌​ ‌‌‌​‌​​‍ ‍‌‍​ ‌‍‍​‌‍‍‌‌‍ ​‌‍‌​‌ ​‍‌‍‌‌‌‍ ‍​‍‌‌​ ‌‌‌​​‍‌‌ ‌‍‍ ‌‍‌‌‌ ‍‌​‍‌‌​ ​ ‌​‌​​‍‌‌​ ​ ‌​‌​​‍‌‌​ ​‍​ ​‍​ ‌‌​ ‍‌​ ‌‌​ ‌​‌‍‌​‌‍​‌​ ‌ ​ ‌ ​ ‌​​ ‌‌‌‍‌‍​ ​ ​‍‌‌​ ​‍​ ​‍​‍‌‌​ ‌‌‌​‌​​‍ ‍‌ ‌​‌‍‌‌‌ ‍​‌ ‌​​‍‌‍‌ ​​‌‍‌‌‌ ​‍‌ ​ ‌ ​​‌‍‌‌‌‍​ ‌ ‌​‌‍‍‌‌ ‌‍‌‍‌‌​ ‌‌ ​​‌ ‌‌‌‍​‍‌‍ ​‌‍‍‌‌ ​ ‌‍‍​‌‍‌‌‌‍‌​​‍​‍‌ ‌ an in‑depth news feature on the Women’s Day Off​​​​‌ ‍ ​‍​‍‌‍ ‌ ​‍‌‍‍‌‌‍‌ ‌‍‍‌‌‍ ‍​‍​‍​ ‍‍​‍​‍‌ ​ ‌‍​‌‌‍ ‍‌‍‍‌‌ ‌​‌ ‍‌​‍ ‍‌‍‍‌‌‍ ​‍​‍​‍ ​​‍​‍‌‍‍​‌ ​‍‌‍‌‌‌‍‌‍​‍​‍​ ‍‍​‍​‍‌‍‍​‌ ‌​‌ ‌​‌ ​​‌ ​ ​‍ ​‍ ‌‍‌‍‌‍ ‌ ​‍‌ ​ ‌‍‌‌‌ ‌​‌‍‍‌​‍ ‌‌‍‍‌‌ ​ ‌‍ ​‌‍​‌‌‍ ‍‌‍‌​‌ ​ ​‍ ‍‌ ‌‍‌‍‌‌‌ ​‍‌‍​ ‌‍‌‌‌‍ ​​‍ ‍‌‍​‌‌ ​​‌ ​​​‍ ‌ ​ ‌ ‌​‌ ‌‌‌‍‌​‌‍‍‌‌‍ ​‍ ‌‍‍‌‌‍ ‍‌ ‌​‌‍‌‌‌‍ ‍‌ ‌​​‍ ‌‍‌‌‌‍‌​‌‍‍‌‌ ‌​​‍ ‌‍ ‌‌‍ ‌‍‌​‌‍‌‌​ ‌‌ ​​‌ ​‍‌‍‌‌‌ ​ ‌‍‌‌‌‍ ‍‌ ‌​‌‍​‌‌ ‌​‌‍‍‌‌‍ ‌‍ ‍​ ‍ ‌‍‍‌‌‍‌​​ ‌‌‍​‍​ ‍‌‌‍‌​‌‍​‌‌‍​‍​ ​​​ ​​‌‍‌‌​‍ ‌​ ‍‌‌‍‌‍​ ​ ‌‍​‌​‍ ‌​ ‌​​ ‌ ​ ‍​​ ​​​‍ ‌‌‍​‍‌‍‌‌‌‍‌‍​ ​ ​‍ ‌‌‍​ ​ ​‍​ ‍‌‌‍​ ​ ‌‌​ ​ ‌‍‌‌​ ‌​‌‍​‌‌‍‌​‌‍‌‌​ ​​​ ‍ ‌ ‌​‌ ‍‌‌ ​​‌‍‌‌​ ‌‌‍ ‍‌‍‌‌‌ ‌ ‌ ​ ​ ‍ ‌ ​​‌‍​‌‌ ‌​‌‍‍​​ ‌‌ ​​‌‍​‌‌‍‌ ‌‍‌‌‌​​‍‌ ‌‌‌‍‍‌‌‍ ​‌‍‌​‌‍‌‌‌ ​‍​‍‌‌​ ‌‌‌​​‍‌‌ ‌‍‍ ‌‍‌‌‌ ‍‌​‍‌‌​ ​ ‌​‌​​‍‌‌​ ​ ‌​‌​​‍‌‌​ ​‍​ ​‍‌ ​‍‌‍‍‌‌‍​ ‌‍‍​‌ ‌​‌‍‌‌‌ ‍​‌ ‌​​‍ ‌‌ ‍‌​ ‌‌​ ​ ‌ ‌‌​ ‍‌‌‍‍‌​ ‌‍‌ ‍‍‌ ​‍​‍‌‌​ ​‍​ ​‍​‍‌‌​ ‌‌‌​‌​​‍ ‍‌‍​ ‌‍ ‌‍ ‍‌ ‌​‌‍‌‌‌‍ ‍‌ ‌​​‍‌‌​ ‌‌‌​​‍‌‌ ‌‍‍ ‌‍‌‌‌ ‍‌​‍‌‌​ ​ ‌​‌​​‍‌‌​ ​ ‌​‌​​‍‌‌​ ​‍​ ​‍​ ‍‌​ ‌‌​ ‍​​ ​‌‌‍​ ‌‍​‌​ ​​​ ‍​​ ‌ ​ ‌‌‌‍‌‌​ ‌‍​‍‌‌​ ​‍​ ​‍​‍‌‌​ ‌‌‌​‌​​‍ ‍‌‍​ ‌‍‍​‌‍‍‌‌‍ ​‌‍‌​‌ ​‍‌‍‌‌‌‍ ‍​‍‌‌​ ‌‌‌​​‍‌‌ ‌‍‍ ‌‍‌‌‌ ‍‌​‍‌‌​ ​ ‌​‌​​‍‌‌​ ​ ‌​‌​​‍‌‌​ ​‍​ ​‍​ ‌‌‌‍‌​​ ‌ ​ ‍​​ ​‌​ ‌‌​ ‌‍​ ​‍‌‍‌‌‌‍‌‌​ ​‍​ ​​​‍‌‌​ ​‍​ ​‍​‍‌‌​ ‌‌‌​‌​​‍ ‍‌ ‌​‌‍‌‌‌ ‍​‌ ‌​​ ‌‍​‍‌‍​‌‌ ​ ‌‍‌‌‌‌‌‌‌ ​‍‌‍ ​​ ‌‌‍‍​‌ ‌​‌ ‌​‌ ​​‌ ​ ​‍‌‌​ ​‍‌​‌‍​‍‌‌​ ​‍‌​‌‍‌‍‌‍‌‍ ‌ ​‍‌ ​ ‌‍‌‌‌ ‌​‌‍‍‌​‍ ‌‌‍‍‌‌ ​ ‌‍ ​‌‍​‌‌‍ ‍‌‍‌​‌ ​ ​‍ ‍‌ ‌‍‌‍‌‌‌ ​‍‌‍​ ‌‍‌‌‌‍ ​​‍ ‍‌‍​‌‌ ​​‌ ​​​‍‌‌​ ​‍‌​‌‍‌ ​ ‌ ‌​‌ ‌‌‌‍‌​‌‍‍‌‌‍ ​‍‌‍‌‍‍‌‌‍‌​​ ‌‌‍​‍​ ‍‌‌‍‌​‌‍​‌‌‍​‍​ ​​​ ​​‌‍‌‌​‍ ‌​ ‍‌‌‍‌‍​ ​ ‌‍​‌​‍ ‌​ ‌​​ ‌ ​ ‍​​ ​​​‍ ‌‌‍​‍‌‍‌‌‌‍‌‍​ ​ ​‍ ‌‌‍​ ​ ​‍​ ‍‌‌‍​ ​ ‌‌​ ​ ‌‍‌‌​ ‌​‌‍​‌‌‍‌​‌‍‌‌​ ​​​‍‌‍‌ ‌​‌ ‍‌‌ ​​‌‍‌‌​ ‌‌‍ ‍‌‍‌‌‌ ‌ ‌ ​ ​‍‌‍‌ ​​‌‍​‌‌ ‌​‌‍‍​​ ‌‌ ​​‌‍​‌‌‍‌ ‌‍‌‌‌​​‍‌ ‌‌‌‍‍‌‌‍ ​‌‍‌​‌‍‌‌‌ ​‍​‍‌‌​ ‌‌‌​​‍‌‌ ‌‍‍ ‌‍‌‌‌ ‍‌​‍‌‌​ ​ ‌​‌​​‍‌‌​ ​ ‌​‌​​‍‌‌​ ​‍​ ​‍‌ ​‍‌‍‍‌‌‍​ ‌‍‍​‌ ‌​‌‍‌‌‌ ‍​‌ ‌​​‍ ‌‌ ‍‌​ ‌‌​ ​ ‌ ‌‌​ ‍‌‌‍‍‌​ ‌‍‌ ‍‍‌ ​‍​‍‌‌​ ​‍​ ​‍​‍‌‌​ ‌‌‌​‌​​‍ ‍‌‍​ ‌‍ ‌‍ ‍‌ ‌​‌‍‌‌‌‍ ‍‌ ‌​​‍‌‌​ ‌‌‌​​‍‌‌ ‌‍‍ ‌‍‌‌‌ ‍‌​‍‌‌​ ​ ‌​‌​​‍‌‌​ ​ ‌​‌​​‍‌‌​ ​‍​ ​‍​ ‍‌​ ‌‌​ ‍​​ ​‌‌‍​ ‌‍​‌​ ​​​ ‍​​ ‌ ​ ‌‌‌‍‌‌​ ‌‍​‍‌‌​ ​‍​ ​‍​‍‌‌​ ‌‌‌​‌​​‍ ‍‌‍​ ‌‍‍​‌‍‍‌‌‍ ​‌‍‌​‌ ​‍‌‍‌‌‌‍ ‍​‍‌‌​ ‌‌‌​​‍‌‌ ‌‍‍ ‌‍‌‌‌ ‍‌​‍‌‌​ ​ ‌​‌​​‍‌‌​ ​ ‌​‌​​‍‌‌​ ​‍​ ​‍​ ‌‌‌‍‌​​ ‌ ​ ‍​​ ​‌​ ‌‌​ ‌‍​ ​‍‌‍‌‌‌‍‌‌​ ​‍​ ​​​‍‌‌​ ​‍​ ​‍​‍‌‌​ ‌‌‌​‌​​‍ ‍‌ ‌​‌‍‌‌‌ ‍​‌ ‌​​‍‌‍‌ ​​‌‍‌‌‌ ​‍‌ ​ ‌ ​​‌‍‌‌‌‍​ ‌ ‌​‌‍‍‌‌ ‌‍‌‍‌‌​ ‌‌ ​​‌ ‌‌‌‍​‍‌‍ ​‌‍‍‌‌ ​ ‌‍‍​‌‍‌‌‌‍‌​​‍​‍‌ ‌in which Icelandic women of various ages were interviewed. In it, the President pointed out that other nations could learn
from the progress Iceland has made on gender equality over the past 50 years. In ​​​​‌ ‍ ​‍​‍‌‍ ‌ ​‍‌‍‍‌‌‍‌ ‌‍‍‌‌‍ ‍​‍​‍​ ‍‍​‍​‍‌ ​ ‌‍​‌‌‍ ‍‌‍‍‌‌ ‌​‌ ‍‌​‍ ‍‌‍‍‌‌‍ ​‍​‍​‍ ​​‍​‍‌‍‍​‌ ​‍‌‍‌‌‌‍‌‍​‍​‍​ ‍‍​‍​‍‌‍‍​‌ ‌​‌ ‌​‌ ​​‌ ​ ​‍ ​‍ ‌‍‌‍‌‍ ‌ ​‍‌ ​ ‌‍‌‌‌ ‌​‌‍‍‌​‍ ‌‌‍‍‌‌ ​ ‌‍ ​‌‍​‌‌‍ ‍‌‍‌​‌ ​ ​‍ ‍‌ ‌‍‌‍‌‌‌ ​‍‌‍​ ‌‍‌‌‌‍ ​​‍ ‍‌‍​‌‌ ​​‌ ​​​‍ ‌ ​ ‌ ‌​‌ ‌‌‌‍‌​‌‍‍‌‌‍ ​‍ ‌‍‍‌‌‍ ‍‌ ‌​‌‍‌‌‌‍ ‍‌ ‌​​‍ ‌‍‌‌‌‍‌​‌‍‍‌‌ ‌​​‍ ‌‍ ‌‌‍ ‌‍‌​‌‍‌‌​ ‌‌ ​​‌ ​‍‌‍‌‌‌ ​ ‌‍‌‌‌‍ ‍‌ ‌​‌‍​‌‌ ‌​‌‍‍‌‌‍ ‌‍ ‍​ ‍ ‌‍‍‌‌‍‌​​ ‌‌‍​‍​ ‍‌‌‍‌​‌‍​‌‌‍​‍​ ​​​ ​​‌‍‌‌​‍ ‌​ ‍‌‌‍‌‍​ ​ ‌‍​‌​‍ ‌​ ‌​​ ‌ ​ ‍​​ ​​​‍ ‌‌‍​‍‌‍‌‌‌‍‌‍​ ​ ​‍ ‌‌‍​ ​ ​‍​ ‍‌‌‍​ ​ ‌‌​ ​ ‌‍‌‌​ ‌​‌‍​‌‌‍‌​‌‍‌‌​ ​​​ ‍ ‌ ‌​‌ ‍‌‌ ​​‌‍‌‌​ ‌‌‍ ‍‌‍‌‌‌ ‌ ‌ ​ ​ ‍ ‌ ​​‌‍​‌‌ ‌​‌‍‍​​ ‌‌ ​​‌‍​‌‌‍‌ ‌‍‌‌‌​​‍‌ ‌‌‌‍‍‌‌‍ ​‌‍‌​‌‍‌‌‌ ​‍​‍‌‌​ ‌‌‌​​‍‌‌ ‌‍‍ ‌‍‌‌‌ ‍‌​‍‌‌​ ​ ‌​‌​​‍‌‌​ ​ ‌​‌​​‍‌‌​ ​‍​ ​‍‌ ​‍‌‍‍‌‌‍​ ‌‍‍​‌ ‌​‌‍‌‌‌ ‍​‌ ‌​​‍ ‌‌ ‍‌​ ‌‌​ ​ ‌ ‌‌​ ‍‌‌‍‍‌​ ‌‍‌ ‍‍‌ ​‍​‍‌‌​ ​‍​ ​‍​‍‌‌​ ‌‌‌​‌​​‍ ‍‌‍​ ‌‍ ‌‍ ‍‌ ‌​‌‍‌‌‌‍ ‍‌ ‌​​‍‌‌​ ‌‌‌​​‍‌‌ ‌‍‍ ‌‍‌‌‌ ‍‌​‍‌‌​ ​ ‌​‌​​‍‌‌​ ​ ‌​‌​​‍‌‌​ ​‍​ ​‍​ ‍‌​ ‌‌​ ‍​​ ​‌‌‍​ ‌‍​‌​ ​​​ ‍​​ ‌ ​ ‌‌‌‍‌‌​ ‌‍​‍‌‌​ ​‍​ ​‍​‍‌‌​ ‌‌‌​‌​​‍ ‍‌‍​ ‌‍‍​‌‍‍‌‌‍ ​‌‍‌​‌ ​‍‌‍‌‌‌‍ ‍​‍‌‌​ ‌‌‌​​‍‌‌ ‌‍‍ ‌‍‌‌‌ ‍‌​‍‌‌​ ​ ‌​‌​​‍‌‌​ ​ ‌​‌​​‍‌‌​ ​‍​ ​‍​ ​‍‌‍​‌​ ‍​​ ​​‌‍​‌‌‍‌‍​ ‌‍​ ‍​‌‍​‍‌‍​‌​ ​‌‌‍‌‍​‍‌‌​ ​‍​ ​‍​‍‌‌​ ‌‌‌​‌​​‍ ‍‌ ‌​‌‍‌‌‌ ‍​‌ ‌​​ ‌‍​‍‌‍​‌‌ ​ ‌‍‌‌‌‌‌‌‌ ​‍‌‍ ​​ ‌‌‍‍​‌ ‌​‌ ‌​‌ ​​‌ ​ ​‍‌‌​ ​‍‌​‌‍​‍‌‌​ ​‍‌​‌‍‌‍‌‍‌‍ ‌ ​‍‌ ​ ‌‍‌‌‌ ‌​‌‍‍‌​‍ ‌‌‍‍‌‌ ​ ‌‍ ​‌‍​‌‌‍ ‍‌‍‌​‌ ​ ​‍ ‍‌ ‌‍‌‍‌‌‌ ​‍‌‍​ ‌‍‌‌‌‍ ​​‍ ‍‌‍​‌‌ ​​‌ ​​​‍‌‌​ ​‍‌​‌‍‌ ​ ‌ ‌​‌ ‌‌‌‍‌​‌‍‍‌‌‍ ​‍‌‍‌‍‍‌‌‍‌​​ ‌‌‍​‍​ ‍‌‌‍‌​‌‍​‌‌‍​‍​ ​​​ ​​‌‍‌‌​‍ ‌​ ‍‌‌‍‌‍​ ​ ‌‍​‌​‍ ‌​ ‌​​ ‌ ​ ‍​​ ​​​‍ ‌‌‍​‍‌‍‌‌‌‍‌‍​ ​ ​‍ ‌‌‍​ ​ ​‍​ ‍‌‌‍​ ​ ‌‌​ ​ ‌‍‌‌​ ‌​‌‍​‌‌‍‌​‌‍‌‌​ ​​​‍‌‍‌ ‌​‌ ‍‌‌ ​​‌‍‌‌​ ‌‌‍ ‍‌‍‌‌‌ ‌ ‌ ​ ​‍‌‍‌ ​​‌‍​‌‌ ‌​‌‍‍​​ ‌‌ ​​‌‍​‌‌‍‌ ‌‍‌‌‌​​‍‌ ‌‌‌‍‍‌‌‍ ​‌‍‌​‌‍‌‌‌ ​‍​‍‌‌​ ‌‌‌​​‍‌‌ ‌‍‍ ‌‍‌‌‌ ‍‌​‍‌‌​ ​ ‌​‌​​‍‌‌​ ​ ‌​‌​​‍‌‌​ ​‍​ ​‍‌ ​‍‌‍‍‌‌‍​ ‌‍‍​‌ ‌​‌‍‌‌‌ ‍​‌ ‌​​‍ ‌‌ ‍‌​ ‌‌​ ​ ‌ ‌‌​ ‍‌‌‍‍‌​ ‌‍‌ ‍‍‌ ​‍​‍‌‌​ ​‍​ ​‍​‍‌‌​ ‌‌‌​‌​​‍ ‍‌‍​ ‌‍ ‌‍ ‍‌ ‌​‌‍‌‌‌‍ ‍‌ ‌​​‍‌‌​ ‌‌‌​​‍‌‌ ‌‍‍ ‌‍‌‌‌ ‍‌​‍‌‌​ ​ ‌​‌​​‍‌‌​ ​ ‌​‌​​‍‌‌​ ​‍​ ​‍​ ‍‌​ ‌‌​ ‍​​ ​‌‌‍​ ‌‍​‌​ ​​​ ‍​​ ‌ ​ ‌‌‌‍‌‌​ ‌‍​‍‌‌​ ​‍​ ​‍​‍‌‌​ ‌‌‌​‌​​‍ ‍‌‍​ ‌‍‍​‌‍‍‌‌‍ ​‌‍‌​‌ ​‍‌‍‌‌‌‍ ‍​‍‌‌​ ‌‌‌​​‍‌‌ ‌‍‍ ‌‍‌‌‌ ‍‌​‍‌‌​ ​ ‌​‌​​‍‌‌​ ​ ‌​‌​​‍‌‌​ ​‍​ ​‍​ ​‍‌‍​‌​ ‍​​ ​​‌‍​‌‌‍‌‍​ ‌‍​ ‍​‌‍​‍‌‍​‌​ ​‌‌‍‌‍​‍‌‌​ ​‍​ ​‍​‍‌‌​ ‌‌‌​‌​​‍ ‍‌ ‌​‌‍‌‌‌ ‍​‌ ‌​​‍‌‍‌ ​​‌‍‌‌‌ ​‍‌ ​ ‌ ​​‌‍‌‌‌‍​ ‌ ‌​‌‍‍‌‌ ‌‍‌‍‌‌​ ‌‌ ​​‌ ‌‌‌‍​‍‌‍ ​‌‍‍‌‌ ​ ‌‍‍​‌‍‌‌‌‍‌​​‍​‍‌ ‌ an interview with the British newspaper The Guardian​​​​‌ ‍ ​‍​‍‌‍ ‌ ​‍‌‍‍‌‌‍‌ ‌‍‍‌‌‍ ‍​‍​‍​ ‍‍​‍​‍‌ ​ ‌‍​‌‌‍ ‍‌‍‍‌‌ ‌​‌ ‍‌​‍ ‍‌‍‍‌‌‍ ​‍​‍​‍ ​​‍​‍‌‍‍​‌ ​‍‌‍‌‌‌‍‌‍​‍​‍​ ‍‍​‍​‍‌‍‍​‌ ‌​‌ ‌​‌ ​​‌ ​ ​‍ ​‍ ‌‍‌‍‌‍ ‌ ​‍‌ ​ ‌‍‌‌‌ ‌​‌‍‍‌​‍ ‌‌‍‍‌‌ ​ ‌‍ ​‌‍​‌‌‍ ‍‌‍‌​‌ ​ ​‍ ‍‌ ‌‍‌‍‌‌‌ ​‍‌‍​ ‌‍‌‌‌‍ ​​‍ ‍‌‍​‌‌ ​​‌ ​​​‍ ‌ ​ ‌ ‌​‌ ‌‌‌‍‌​‌‍‍‌‌‍ ​‍ ‌‍‍‌‌‍ ‍‌ ‌​‌‍‌‌‌‍ ‍‌ ‌​​‍ ‌‍‌‌‌‍‌​‌‍‍‌‌ ‌​​‍ ‌‍ ‌‌‍ ‌‍‌​‌‍‌‌​ ‌‌ ​​‌ ​‍‌‍‌‌‌ ​ ‌‍‌‌‌‍ ‍‌ ‌​‌‍​‌‌ ‌​‌‍‍‌‌‍ ‌‍ ‍​ ‍ ‌‍‍‌‌‍‌​​ ‌‌‍​‍​ ‍‌‌‍‌​‌‍​‌‌‍​‍​ ​​​ ​​‌‍‌‌​‍ ‌​ ‍‌‌‍‌‍​ ​ ‌‍​‌​‍ ‌​ ‌​​ ‌ ​ ‍​​ ​​​‍ ‌‌‍​‍‌‍‌‌‌‍‌‍​ ​ ​‍ ‌‌‍​ ​ ​‍​ ‍‌‌‍​ ​ ‌‌​ ​ ‌‍‌‌​ ‌​‌‍​‌‌‍‌​‌‍‌‌​ ​​​ ‍ ‌ ‌​‌ ‍‌‌ ​​‌‍‌‌​ ‌‌‍ ‍‌‍‌‌‌ ‌ ‌ ​ ​ ‍ ‌ ​​‌‍​‌‌ ‌​‌‍‍​​ ‌‌ ​​‌‍​‌‌‍‌ ‌‍‌‌‌​​‍‌ ‌‌‌‍‍‌‌‍ ​‌‍‌​‌‍‌‌‌ ​‍​‍‌‌​ ‌‌‌​​‍‌‌ ‌‍‍ ‌‍‌‌‌ ‍‌​‍‌‌​ ​ ‌​‌​​‍‌‌​ ​ ‌​‌​​‍‌‌​ ​‍​ ​‍‌ ​‍‌‍‍‌‌‍​ ‌‍‍​‌ ‌​‌‍‌‌‌ ‍​‌ ‌​​‍ ‌‌ ‍‌​ ‌‌​ ​ ‌ ‌‌​ ‍‌‌‍‍‌​ ‌‍‌ ‍‍‌ ​‍​‍‌‌​ ​‍​ ​‍​‍‌‌​ ‌‌‌​‌​​‍ ‍‌‍​ ‌‍ ‌‍ ‍‌ ‌​‌‍‌‌‌‍ ‍‌ ‌​​‍‌‌​ ‌‌‌​​‍‌‌ ‌‍‍ ‌‍‌‌‌ ‍‌​‍‌‌​ ​ ‌​‌​​‍‌‌​ ​ ‌​‌​​‍‌‌​ ​‍​ ​‍​ ‍‌​ ‌‌​ ‍​​ ​‌‌‍​ ‌‍​‌​ ​​​ ‍​​ ‌ ​ ‌‌‌‍‌‌​ ‌‍​‍‌‌​ ​‍​ ​‍​‍‌‌​ ‌‌‌​‌​​‍ ‍‌‍​ ‌‍‍​‌‍‍‌‌‍ ​‌‍‌​‌ ​‍‌‍‌‌‌‍ ‍​‍‌‌​ ‌‌‌​​‍‌‌ ‌‍‍ ‌‍‌‌‌ ‍‌​‍‌‌​ ​ ‌​‌​​‍‌‌​ ​ ‌​‌​​‍‌‌​ ​‍​ ​‍‌‍​‌‌‍​ ​ ‌​​ ​‍​ ‌​​ ‌‌‌‍​‌‌‍‌‍‌‍​‌‌‍‌‌​ ‍‌​ ‌‍​‍‌‌​ ​‍​ ​‍​‍‌‌​ ‌‌‌​‌​​‍ ‍‌ ‌​‌‍‌‌‌ ‍​‌ ‌​​ ‌‍​‍‌‍​‌‌ ​ ‌‍‌‌‌‌‌‌‌ ​‍‌‍ ​​ ‌‌‍‍​‌ ‌​‌ ‌​‌ ​​‌ ​ ​‍‌‌​ ​‍‌​‌‍​‍‌‌​ ​‍‌​‌‍‌‍‌‍‌‍ ‌ ​‍‌ ​ ‌‍‌‌‌ ‌​‌‍‍‌​‍ ‌‌‍‍‌‌ ​ ‌‍ ​‌‍​‌‌‍ ‍‌‍‌​‌ ​ ​‍ ‍‌ ‌‍‌‍‌‌‌ ​‍‌‍​ ‌‍‌‌‌‍ ​​‍ ‍‌‍​‌‌ ​​‌ ​​​‍‌‌​ ​‍‌​‌‍‌ ​ ‌ ‌​‌ ‌‌‌‍‌​‌‍‍‌‌‍ ​‍‌‍‌‍‍‌‌‍‌​​ ‌‌‍​‍​ ‍‌‌‍‌​‌‍​‌‌‍​‍​ ​​​ ​​‌‍‌‌​‍ ‌​ ‍‌‌‍‌‍​ ​ ‌‍​‌​‍ ‌​ ‌​​ ‌ ​ ‍​​ ​​​‍ ‌‌‍​‍‌‍‌‌‌‍‌‍​ ​ ​‍ ‌‌‍​ ​ ​‍​ ‍‌‌‍​ ​ ‌‌​ ​ ‌‍‌‌​ ‌​‌‍​‌‌‍‌​‌‍‌‌​ ​​​‍‌‍‌ ‌​‌ ‍‌‌ ​​‌‍‌‌​ ‌‌‍ ‍‌‍‌‌‌ ‌ ‌ ​ ​‍‌‍‌ ​​‌‍​‌‌ ‌​‌‍‍​​ ‌‌ ​​‌‍​‌‌‍‌ ‌‍‌‌‌​​‍‌ ‌‌‌‍‍‌‌‍ ​‌‍‌​‌‍‌‌‌ ​‍​‍‌‌​ ‌‌‌​​‍‌‌ ‌‍‍ ‌‍‌‌‌ ‍‌​‍‌‌​ ​ ‌​‌​​‍‌‌​ ​ ‌​‌​​‍‌‌​ ​‍​ ​‍‌ ​‍‌‍‍‌‌‍​ ‌‍‍​‌ ‌​‌‍‌‌‌ ‍​‌ ‌​​‍ ‌‌ ‍‌​ ‌‌​ ​ ‌ ‌‌​ ‍‌‌‍‍‌​ ‌‍‌ ‍‍‌ ​‍​‍‌‌​ ​‍​ ​‍​‍‌‌​ ‌‌‌​‌​​‍ ‍‌‍​ ‌‍ ‌‍ ‍‌ ‌​‌‍‌‌‌‍ ‍‌ ‌​​‍‌‌​ ‌‌‌​​‍‌‌ ‌‍‍ ‌‍‌‌‌ ‍‌​‍‌‌​ ​ ‌​‌​​‍‌‌​ ​ ‌​‌​​‍‌‌​ ​‍​ ​‍​ ‍‌​ ‌‌​ ‍​​ ​‌‌‍​ ‌‍​‌​ ​​​ ‍​​ ‌ ​ ‌‌‌‍‌‌​ ‌‍​‍‌‌​ ​‍​ ​‍​‍‌‌​ ‌‌‌​‌​​‍ ‍‌‍​ ‌‍‍​‌‍‍‌‌‍ ​‌‍‌​‌ ​‍‌‍‌‌‌‍ ‍​‍‌‌​ ‌‌‌​​‍‌‌ ‌‍‍ ‌‍‌‌‌ ‍‌​‍‌‌​ ​ ‌​‌​​‍‌‌​ ​ ‌​‌​​‍‌‌​ ​‍​ ​‍‌‍​‌‌‍​ ​ ‌​​ ​‍​ ‌​​ ‌‌‌‍​‌‌‍‌‍‌‍​‌‌‍‌‌​ ‍‌​ ‌‍​‍‌‌​ ​‍​ ​‍​‍‌‌​ ‌‌‌​‌​​‍ ‍‌ ‌​‌‍‌‌‌ ‍​‌ ‌​​‍‌‍‌ ​​‌‍‌‌‌ ​‍‌ ​ ‌ ​​‌‍‌‌‌‍​ ‌ ‌​‌‍‍‌‌ ‌‍‌‍‌‌​ ‌‌ ​​‌ ‌‌‌‍​‍‌‍ ​‌‍‍‌‌ ​ ‌‍‍​‌‍‌‌‌‍‌​​‍​‍‌ ‌ the President, among other things, stressed that although good results had
been achieved in the struggle for gender equality in Iceland, setbacks in this field could be seen in many parts of the world. ​​​​‌ ‍ ​‍​‍‌‍ ‌ ​‍‌‍‍‌‌‍‌ ‌‍‍‌‌‍ ‍​‍​‍​ ‍‍​‍​‍‌ ​ ‌‍​‌‌‍ ‍‌‍‍‌‌ ‌​‌ ‍‌​‍ ‍‌‍‍‌‌‍ ​‍​‍​‍ ​​‍​‍‌‍‍​‌ ​‍‌‍‌‌‌‍‌‍​‍​‍​ ‍‍​‍​‍‌‍‍​‌ ‌​‌ ‌​‌ ​​‌ ​ ​‍ ​‍ ‌‍‌‍‌‍ ‌ ​‍‌ ​ ‌‍‌‌‌ ‌​‌‍‍‌​‍ ‌‌‍‍‌‌ ​ ‌‍ ​‌‍​‌‌‍ ‍‌‍‌​‌ ​ ​‍ ‍‌ ‌‍‌‍‌‌‌ ​‍‌‍​ ‌‍‌‌‌‍ ​​‍ ‍‌‍​‌‌ ​​‌ ​​​‍ ‌ ​ ‌ ‌​‌ ‌‌‌‍‌​‌‍‍‌‌‍ ​‍ ‌‍‍‌‌‍ ‍‌ ‌​‌‍‌‌‌‍ ‍‌ ‌​​‍ ‌‍‌‌‌‍‌​‌‍‍‌‌ ‌​​‍ ‌‍ ‌‌‍ ‌‍‌​‌‍‌‌​ ‌‌ ​​‌ ​‍‌‍‌‌‌ ​ ‌‍‌‌‌‍ ‍‌ ‌​‌‍​‌‌ ‌​‌‍‍‌‌‍ ‌‍ ‍​ ‍ ‌‍‍‌‌‍‌​​ ‌‌‍​‍​ ‍‌‌‍‌​‌‍​‌‌‍​‍​ ​​​ ​​‌‍‌‌​‍ ‌​ ‍‌‌‍‌‍​ ​ ‌‍​‌​‍ ‌​ ‌​​ ‌ ​ ‍​​ ​​​‍ ‌‌‍​‍‌‍‌‌‌‍‌‍​ ​ ​‍ ‌‌‍​ ​ ​‍​ ‍‌‌‍​ ​ ‌‌​ ​ ‌‍‌‌​ ‌​‌‍​‌‌‍‌​‌‍‌‌​ ​​​ ‍ ‌ ‌​‌ ‍‌‌ ​​‌‍‌‌​ ‌‌‍ ‍‌‍‌‌‌ ‌ ‌ ​ ​ ‍ ‌ ​​‌‍​‌‌ ‌​‌‍‍​​ ‌‌ ​​‌‍​‌‌‍‌ ‌‍‌‌‌​​‍‌ ‌‌‌‍‍‌‌‍ ​‌‍‌​‌‍‌‌‌ ​‍​‍‌‌​ ‌‌‌​​‍‌‌ ‌‍‍ ‌‍‌‌‌ ‍‌​‍‌‌​ ​ ‌​‌​​‍‌‌​ ​ ‌​‌​​‍‌‌​ ​‍​ ​‍‌ ​‍‌‍‍‌‌‍​ ‌‍‍​‌ ‌​‌‍‌‌‌ ‍​‌ ‌​​‍ ‌‌ ‍‌​ ‌‌​ ​ ‌ ‌‌​ ‍‌‌‍‍‌​ ‌‍‌ ‍‍‌ ​‍​‍‌‌​ ​‍​ ​‍​‍‌‌​ ‌‌‌​‌​​‍ ‍‌‍​ ‌‍ ‌‍ ‍‌ ‌​‌‍‌‌‌‍ ‍‌ ‌​​‍‌‌​ ‌‌‌​​‍‌‌ ‌‍‍ ‌‍‌‌‌ ‍‌​‍‌‌​ ​ ‌​‌​​‍‌‌​ ​ ‌​‌​​‍‌‌​ ​‍​ ​‍​ ‍‌​ ‌‌​ ‍​​ ​‌‌‍​ ‌‍​‌​ ​​​ ‍​​ ‌ ​ ‌‌‌‍‌‌​ ‌‍​‍‌‌​ ​‍​ ​‍​‍‌‌​ ‌‌‌​‌​​‍ ‍‌‍​ ‌‍‍​‌‍‍‌‌‍ ​‌‍‌​‌ ​‍‌‍‌‌‌‍ ‍​‍‌‌​ ‌‌‌​​‍‌‌ ‌‍‍ ‌‍‌‌‌ ‍‌​‍‌‌​ ​ ‌​‌​​‍‌‌​ ​ ‌​‌​​‍‌‌​ ​‍​ ​‍​ ‌ ‌‍‌‌​ ​​‌‍‌​‌‍​‌​ ‌ ​ ​‍‌‍‌‌​ ​‍​ ‌​​ ​​​ ​ ​‍‌‌​ ​‍​ ​‍​‍‌‌​ ‌‌‌​‌​​‍ ‍‌ ‌​‌‍‌‌‌ ‍​‌ ‌​​ ‌‍​‍‌‍​‌‌ ​ ‌‍‌‌‌‌‌‌‌ ​‍‌‍ ​​ ‌‌‍‍​‌ ‌​‌ ‌​‌ ​​‌ ​ ​‍‌‌​ ​‍‌​‌‍​‍‌‌​ ​‍‌​‌‍‌‍‌‍‌‍ ‌ ​‍‌ ​ ‌‍‌‌‌ ‌​‌‍‍‌​‍ ‌‌‍‍‌‌ ​ ‌‍ ​‌‍​‌‌‍ ‍‌‍‌​‌ ​ ​‍ ‍‌ ‌‍‌‍‌‌‌ ​‍‌‍​ ‌‍‌‌‌‍ ​​‍ ‍‌‍​‌‌ ​​‌ ​​​‍‌‌​ ​‍‌​‌‍‌ ​ ‌ ‌​‌ ‌‌‌‍‌​‌‍‍‌‌‍ ​‍‌‍‌‍‍‌‌‍‌​​ ‌‌‍​‍​ ‍‌‌‍‌​‌‍​‌‌‍​‍​ ​​​ ​​‌‍‌‌​‍ ‌​ ‍‌‌‍‌‍​ ​ ‌‍​‌​‍ ‌​ ‌​​ ‌ ​ ‍​​ ​​​‍ ‌‌‍​‍‌‍‌‌‌‍‌‍​ ​ ​‍ ‌‌‍​ ​ ​‍​ ‍‌‌‍​ ​ ‌‌​ ​ ‌‍‌‌​ ‌​‌‍​‌‌‍‌​‌‍‌‌​ ​​​‍‌‍‌ ‌​‌ ‍‌‌ ​​‌‍‌‌​ ‌‌‍ ‍‌‍‌‌‌ ‌ ‌ ​ ​‍‌‍‌ ​​‌‍​‌‌ ‌​‌‍‍​​ ‌‌ ​​‌‍​‌‌‍‌ ‌‍‌‌‌​​‍‌ ‌‌‌‍‍‌‌‍ ​‌‍‌​‌‍‌‌‌ ​‍​‍‌‌​ ‌‌‌​​‍‌‌ ‌‍‍ ‌‍‌‌‌ ‍‌​‍‌‌​ ​ ‌​‌​​‍‌‌​ ​ ‌​‌​​‍‌‌​ ​‍​ ​‍‌ ​‍‌‍‍‌‌‍​ ‌‍‍​‌ ‌​‌‍‌‌‌ ‍​‌ ‌​​‍ ‌‌ ‍‌​ ‌‌​ ​ ‌ ‌‌​ ‍‌‌‍‍‌​ ‌‍‌ ‍‍‌ ​‍​‍‌‌​ ​‍​ ​‍​‍‌‌​ ‌‌‌​‌​​‍ ‍‌‍​ ‌‍ ‌‍ ‍‌ ‌​‌‍‌‌‌‍ ‍‌ ‌​​‍‌‌​ ‌‌‌​​‍‌‌ ‌‍‍ ‌‍‌‌‌ ‍‌​‍‌‌​ ​ ‌​‌​​‍‌‌​ ​ ‌​‌​​‍‌‌​ ​‍​ ​‍​ ‍‌​ ‌‌​ ‍​​ ​‌‌‍​ ‌‍​‌​ ​​​ ‍​​ ‌ ​ ‌‌‌‍‌‌​ ‌‍​‍‌‌​ ​‍​ ​‍​‍‌‌​ ‌‌‌​‌​​‍ ‍‌‍​ ‌‍‍​‌‍‍‌‌‍ ​‌‍‌​‌ ​‍‌‍‌‌‌‍ ‍​‍‌‌​ ‌‌‌​​‍‌‌ ‌‍‍ ‌‍‌‌‌ ‍‌​‍‌‌​ ​ ‌​‌​​‍‌‌​ ​ ‌​‌​​‍‌‌​ ​‍​ ​‍​ ‌ ‌‍‌‌​ ​​‌‍‌​‌‍​‌​ ‌ ​ ​‍‌‍‌‌​ ​‍​ ‌​​ ​​​ ​ ​‍‌‌​ ​‍​ ​‍​‍‌‌​ ‌‌‌​‌​​‍ ‍‌ ‌​‌‍‌‌‌ ‍​‌ ‌​​‍‌‍‌ ​​‌‍‌‌‌ ​‍‌ ​ ‌ ​​‌‍‌‌‌‍​ ‌ ‌​‌‍‍‌‌ ‌‍‌‍‌‌​ ‌‌ ​​‌ ‌‌‌‍​‍‌‍ ​‌‍‍‌‌ ​ ‌‍‍​‌‍‌‌‌‍‌​​‍​‍‌ ‌
Other news
July 11, 2026
The Presidential Couple participates in Landsmót, the Icelandic National Horse Tournament
The President presented awards to many happy winners.
July 11, 2026
The Presidential Couple participates in Landsmót, the Icelandic National Horse Tournament